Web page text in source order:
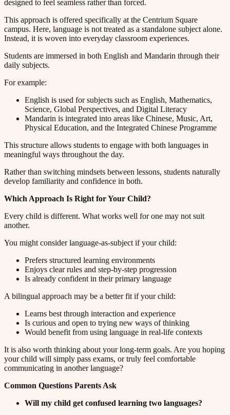
designed to feel seamless rather than forced.​​​​‌ ‍ ​‍​‍‌‍ ‌ ​‍‌‍‍‌‌‍‌ ‌‍‍‌‌‍ ‍​‍​‍​ ‍‍​‍​‍‌ ​ ‌‍​‌‌‍ ‍‌‍‍‌‌ ‌​‌ ‍‌​‍ ‍‌‍‍‌‌‍ ​‍​‍​‍ ​​‍​‍‌‍‍​‌ ​‍‌‍‌‌‌‍‌‍​‍​‍​ ‍‍​‍​‍​‍ ‌ ​ ‌ ‌​‌ ‌‌‌‍‌​‌‍‍‌‌‍ ​‍ ‌‍‍‌‌‍ ‍‌ ‌​‌‍‌‌‌‍ ‍‌ ‌​​‍ ‌‍‌‌‌‍‌​‌‍‍‌‌ ‌​​‍ ‌‍ ‌‌‍ ‌‍‌​‌‍‌‌​ ‌‌ ​​‌ ​‍‌‍‌‌‌ ​ ‌‍‌‌‌‍ ‍‌ ‌​‌‍​‌‌ ‌​‌‍‍‌‌‍ ‌‍ ‍​ ‍ ‌‍‍‌‌‍‌​​ ‌​ ‍​‌‍​‍​ ‌‍‌‍‌​​ ‌​​ ‍‌‌‍‌‌​ ‍‌​‍ ‌​ ​ ​ ‌​‌‍‌​‌‍‌​​‍ ‌​ ‌​​ ​‍​ ​ ​ ‌‍​‍ ‌​ ‍‌​ ​‍‌‍‌​​ ​‌​‍ ‌‌‍‌‌​ ​​‌‍‌‍​ ​‌‌‍‌‌​ ‍‌​ ‌‌​ ‌​‌‍​‍‌‍‌‍‌‍‌​​ ​‌​ ‍ ‌ ‌​‌ ‍‌‌ ​​‌‍‌‌​ ‌‌‍ ‍‌‍‌‌‌ ‌ ‌ ​ ​ ‍ ‌ ​​‌‍​‌‌ ‌​‌‍‍​​ ‌‌‍​ ‌‍ ‌‍ ‍‌ ‌​‌‍‌‌‌‍ ‍‌ ‌​​‍‌‌​ ‌‌‌​​‍‌‌ ‌‍‍ ‌‍‌‌‌ ‍‌​‍‌‌​ ​ ‌​‌​​‍‌‌​ ​ ‌​‌​​‍‌‌​ ​‍​ ​‍​ ​​‌‍​ ‌‍‌​​ ​ ​ ​‌​ ‌ ‌‍‌‍​ ​​​ ‌‌​ ‌‍​ ‍​​ ‍‌​‍‌‌​ ​‍​ ​‍​‍‌‌​ ‌‌‌​‌​​‍ ‍‌‍​ ‌‍‍​‌‍‍‌‌‍ ​‌‍‌​‌ ​‍‌‍‌‌‌‍ ‍​‍‌‌​ ‌‌‌​​‍‌‌ ‌‍‍ ‌‍‌‌‌ ‍‌​‍‌‌​ ​ ‌​‌​​‍‌‌​ ​ ‌​‌​​‍‌‌​ ​‍​ ​‍​ ‍‌​ ​‍‌‍‌‌​ ‍‌‌‍​‍‌‍‌​​ ‍​‌‍​‌‌‍​‍​ ​‍​ ​‌​ ​‍​‍‌‌​ ​‍​ ​‍​‍‌‌​ ‌‌‌​‌​​‍ ‍‌ ‌​‌‍‌‌‌ ‍​‌ ‌​​ ‌‍​‍‌‍​‌‌ ​ ‌‍‌‌‌‌‌‌‌ ​‍‌‍ ​​ ‌​‍‌‌​ ​‍‌​‌‍‌ ​ ‌ ‌​‌ ‌‌‌‍‌​‌‍‍‌‌‍ ​‍‌‍‌‍‍‌‌‍‌​​ ‌​ ‍​‌‍​‍​ ‌‍‌‍‌​​ ‌​​ ‍‌‌‍‌‌​ ‍‌​‍ ‌​ ​ ​ ‌​‌‍‌​‌‍‌​​‍ ‌​ ‌​​ ​‍​ ​ ​ ‌‍​‍ ‌​ ‍‌​ ​‍‌‍‌​​ ​‌​‍ ‌‌‍‌‌​ ​​‌‍‌‍​ ​‌‌‍‌‌​ ‍‌​ ‌‌​ ‌​‌‍​‍‌‍‌‍‌‍‌​​ ​‌​‍‌‍‌ ‌​‌ ‍‌‌ ​​‌‍‌‌​ ‌‌‍ ‍‌‍‌‌‌ ‌ ‌ ​ ​‍‌‍‌ ​​‌‍​‌‌ ‌​‌‍‍​​ ‌‌‍​ ‌‍ ‌‍ ‍‌ ‌​‌‍‌‌‌‍ ‍‌ ‌​​‍‌‌​ ‌‌‌​​‍‌‌ ‌‍‍ ‌‍‌‌‌ ‍‌​‍‌‌​ ​ ‌​‌​​‍‌‌​ ​ ‌​‌​​‍‌‌​ ​‍​ ​‍​ ​​‌‍​ ‌‍‌​​ ​ ​ ​‌​ ‌ ‌‍‌‍​ ​​​ ‌‌​ ‌‍​ ‍​​ ‍‌​‍‌‌​ ​‍​ ​‍​‍‌‌​ ‌‌‌​‌​​‍ ‍‌‍​ ‌‍‍​‌‍‍‌‌‍ ​‌‍‌​‌ ​‍‌‍‌‌‌‍ ‍​‍‌‌​ ‌‌‌​​‍‌‌ ‌‍‍ ‌‍‌‌‌ ‍‌​‍‌‌​ ​ ‌​‌​​‍‌‌​ ​ ‌​‌​​‍‌‌​ ​‍​ ​‍​ ‍‌​ ​‍‌‍‌‌​ ‍‌‌‍​‍‌‍‌​​ ‍​‌‍​‌‌‍​‍​ ​‍​ ​‌​ ​‍​‍‌‌​ ​‍​ ​‍​‍‌‌​ ‌‌‌​‌​​‍ ‍‌ ‌​‌‍‌‌‌ ‍​‌ ‌​​‍‌‍‌ ​​‌‍‌‌‌ ​‍‌ ​ ‌ ​​‌‍‌‌‌‍​ ‌ ‌​‌‍‍‌‌ ‌‍‌‍‌‌​ ‌‌ ​​‌ ‌‌‌‍​‍‌‍ ​‌‍‍‌‌ ​ ‌‍‍​‌‍‌‌‌‍‌​​‍​‍‌ ‌
This approach is offered specifically at the Centrium Square
campus. Here, language is not treated as a standalone subject alone.
Instead, it is woven into everyday classroom experiences.​​​​‌ ‍ ​‍​‍‌‍ ‌ ​‍‌‍‍‌‌‍‌ ‌‍‍‌‌‍ ‍​‍​‍​ ‍‍​‍​‍‌ ​ ‌‍​‌‌‍ ‍‌‍‍‌‌ ‌​‌ ‍‌​‍ ‍‌‍‍‌‌‍ ​‍​‍​‍ ​​‍​‍‌‍‍​‌ ​‍‌‍‌‌‌‍‌‍​‍​‍​ ‍‍​‍​‍​‍ ‌ ​ ‌ ‌​‌ ‌‌‌‍‌​‌‍‍‌‌‍ ​‍ ‌‍‍‌‌‍ ‍‌ ‌​‌‍‌‌‌‍ ‍‌ ‌​​‍ ‌‍‌‌‌‍‌​‌‍‍‌‌ ‌​​‍ ‌‍ ‌‌‍ ‌‍‌​‌‍‌‌​ ‌‌ ​​‌ ​‍‌‍‌‌‌ ​ ‌‍‌‌‌‍ ‍‌ ‌​‌‍​‌‌ ‌​‌‍‍‌‌‍ ‌‍ ‍​ ‍ ‌‍‍‌‌‍‌​​ ‌​ ‍​‌‍​‍​ ‌‍‌‍‌​​ ‌​​ ‍‌‌‍‌‌​ ‍‌​‍ ‌​ ​ ​ ‌​‌‍‌​‌‍‌​​‍ ‌​ ‌​​ ​‍​ ​ ​ ‌‍​‍ ‌​ ‍‌​ ​‍‌‍‌​​ ​‌​‍ ‌‌‍‌‌​ ​​‌‍‌‍​ ​‌‌‍‌‌​ ‍‌​ ‌‌​ ‌​‌‍​‍‌‍‌‍‌‍‌​​ ​‌​ ‍ ‌ ‌​‌ ‍‌‌ ​​‌‍‌‌​ ‌‌‍ ‍‌‍‌‌‌ ‌ ‌ ​ ​ ‍ ‌ ​​‌‍​‌‌ ‌​‌‍‍​​ ‌‌‍​ ‌‍ ‌‍ ‍‌ ‌​‌‍‌‌‌‍ ‍‌ ‌​​‍‌‌​ ‌‌‌​​‍‌‌ ‌‍‍ ‌‍‌‌‌ ‍‌​‍‌‌​ ​ ‌​‌​​‍‌‌​ ​ ‌​‌​​‍‌‌​ ​‍​ ​‍​ ​‌‌‍​‍​ ‌‌‌‍​ ​ ‌‌‌‍‌​​ ‌‌‌‍‌‍​ ‌‌​ ‍​‌‍‌‍​ ​ ​‍‌‌​ ​‍​ ​‍​‍‌‌​ ‌‌‌​‌​​‍ ‍‌‍​ ‌‍‍​‌‍‍‌‌‍ ​‌‍‌​‌ ​‍‌‍‌‌‌‍ ‍​‍‌‌​ ‌‌‌​​‍‌‌ ‌‍‍ ‌‍‌‌‌ ‍‌​‍‌‌​ ​ ‌​‌​​‍‌‌​ ​ ‌​‌​​‍‌‌​ ​‍​ ​‍​ ‌‍‌‍‌‍​ ‌‍​ ​ ​ ‌‌‌‍​‌‌‍​‌​ ​ ​ ​‌‌‍​‌​ ‍​​ ‌‌​‍‌‌​ ​‍​ ​‍​‍‌‌​ ‌‌‌​‌​​‍ ‍‌ ‌​‌‍‌‌‌ ‍​‌ ‌​​ ‌‍​‍‌‍​‌‌ ​ ‌‍‌‌‌‌‌‌‌ ​‍‌‍ ​​ ‌​‍‌‌​ ​‍‌​‌‍‌ ​ ‌ ‌​‌ ‌‌‌‍‌​‌‍‍‌‌‍ ​‍‌‍‌‍‍‌‌‍‌​​ ‌​ ‍​‌‍​‍​ ‌‍‌‍‌​​ ‌​​ ‍‌‌‍‌‌​ ‍‌​‍ ‌​ ​ ​ ‌​‌‍‌​‌‍‌​​‍ ‌​ ‌​​ ​‍​ ​ ​ ‌‍​‍ ‌​ ‍‌​ ​‍‌‍‌​​ ​‌​‍ ‌‌‍‌‌​ ​​‌‍‌‍​ ​‌‌‍‌‌​ ‍‌​ ‌‌​ ‌​‌‍​‍‌‍‌‍‌‍‌​​ ​‌​‍‌‍‌ ‌​‌ ‍‌‌ ​​‌‍‌‌​ ‌‌‍ ‍‌‍‌‌‌ ‌ ‌ ​ ​‍‌‍‌ ​​‌‍​‌‌ ‌​‌‍‍​​ ‌‌‍​ ‌‍ ‌‍ ‍‌ ‌​‌‍‌‌‌‍ ‍‌ ‌​​‍‌‌​ ‌‌‌​​‍‌‌ ‌‍‍ ‌‍‌‌‌ ‍‌​‍‌‌​ ​ ‌​‌​​‍‌‌​ ​ ‌​‌​​‍‌‌​ ​‍​ ​‍​ ​‌‌‍​‍​ ‌‌‌‍​ ​ ‌‌‌‍‌​​ ‌‌‌‍‌‍​ ‌‌​ ‍​‌‍‌‍​ ​ ​‍‌‌​ ​‍​ ​‍​‍‌‌​ ‌‌‌​‌​​‍ ‍‌‍​ ‌‍‍​‌‍‍‌‌‍ ​‌‍‌​‌ ​‍‌‍‌‌‌‍ ‍​‍‌‌​ ‌‌‌​​‍‌‌ ‌‍‍ ‌‍‌‌‌ ‍‌​‍‌‌​ ​ ‌​‌​​‍‌‌​ ​ ‌​‌​​‍‌‌​ ​‍​ ​‍​ ‌‍‌‍‌‍​ ‌‍​ ​ ​ ‌‌‌‍​‌‌‍​‌​ ​ ​ ​‌‌‍​‌​ ‍​​ ‌‌​‍‌‌​ ​‍​ ​‍​‍‌‌​ ‌‌‌​‌​​‍ ‍‌ ‌​‌‍‌‌‌ ‍​‌ ‌​​‍‌‍‌ ​​‌‍‌‌‌ ​‍‌ ​ ‌ ​​‌‍‌‌‌‍​ ‌ ‌​‌‍‍‌‌ ‌‍‌‍‌‌​ ‌‌ ​​‌ ‌‌‌‍​‍‌‍ ​‌‍‍‌‌ ​ ‌‍‍​‌‍‌‌‌‍‌​​‍​‍‌ ‌
Students are immersed in both English and Mandarin through their
daily subjects.​​​​‌ ‍ ​‍​‍‌‍ ‌ ​‍‌‍‍‌‌‍‌ ‌‍‍‌‌‍ ‍​‍​‍​ ‍‍​‍​‍‌ ​ ‌‍​‌‌‍ ‍‌‍‍‌‌ ‌​‌ ‍‌​‍ ‍‌‍‍‌‌‍ ​‍​‍​‍ ​​‍​‍‌‍‍​‌ ​‍‌‍‌‌‌‍‌‍​‍​‍​ ‍‍​‍​‍​‍ ‌ ​ ‌ ‌​‌ ‌‌‌‍‌​‌‍‍‌‌‍ ​‍ ‌‍‍‌‌‍ ‍‌ ‌​‌‍‌‌‌‍ ‍‌ ‌​​‍ ‌‍‌‌‌‍‌​‌‍‍‌‌ ‌​​‍ ‌‍ ‌‌‍ ‌‍‌​‌‍‌‌​ ‌‌ ​​‌ ​‍‌‍‌‌‌ ​ ‌‍‌‌‌‍ ‍‌ ‌​‌‍​‌‌ ‌​‌‍‍‌‌‍ ‌‍ ‍​ ‍ ‌‍‍‌‌‍‌​​ ‌​ ‍​‌‍​‍​ ‌‍‌‍‌​​ ‌​​ ‍‌‌‍‌‌​ ‍‌​‍ ‌​ ​ ​ ‌​‌‍‌​‌‍‌​​‍ ‌​ ‌​​ ​‍​ ​ ​ ‌‍​‍ ‌​ ‍‌​ ​‍‌‍‌​​ ​‌​‍ ‌‌‍‌‌​ ​​‌‍‌‍​ ​‌‌‍‌‌​ ‍‌​ ‌‌​ ‌​‌‍​‍‌‍‌‍‌‍‌​​ ​‌​ ‍ ‌ ‌​‌ ‍‌‌ ​​‌‍‌‌​ ‌‌‍ ‍‌‍‌‌‌ ‌ ‌ ​ ​ ‍ ‌ ​​‌‍​‌‌ ‌​‌‍‍​​ ‌‌‍​ ‌‍ ‌‍ ‍‌ ‌​‌‍‌‌‌‍ ‍‌ ‌​​‍‌‌​ ‌‌‌​​‍‌‌ ‌‍‍ ‌‍‌‌‌ ‍‌​‍‌‌​ ​ ‌​‌​​‍‌‌​ ​ ‌​‌​​‍‌‌​ ​‍​ ​‍​ ‍‌‌‍‌‍​ ​ ​ ‌​​ ‌ ​ ‌​‌‍‌​‌‍‌‌​ ​‌‌‍‌‌​ ‌‌‌‍​‌​‍‌‌​ ​‍​ ​‍​‍‌‌​ ‌‌‌​‌​​‍ ‍‌‍​ ‌‍‍​‌‍‍‌‌‍ ​‌‍‌​‌ ​‍‌‍‌‌‌‍ ‍​‍‌‌​ ‌‌‌​​‍‌‌ ‌‍‍ ‌‍‌‌‌ ‍‌​‍‌‌​ ​ ‌​‌​​‍‌‌​ ​ ‌​‌​​‍‌‌​ ​‍​ ​‍‌‍​‍​ ​​‌‍‌‌​ ​‍​ ‍​‌‍​ ‌‍‌​​ ‌‍​ ​​​ ‌ ‌‍‌‌‌‍‌‍​‍‌‌​ ​‍​ ​‍​‍‌‌​ ‌‌‌​‌​​‍ ‍‌ ‌​‌‍‌‌‌ ‍​‌ ‌​​ ‌‍​‍‌‍​‌‌ ​ ‌‍‌‌‌‌‌‌‌ ​‍‌‍ ​​ ‌​‍‌‌​ ​‍‌​‌‍‌ ​ ‌ ‌​‌ ‌‌‌‍‌​‌‍‍‌‌‍ ​‍‌‍‌‍‍‌‌‍‌​​ ‌​ ‍​‌‍​‍​ ‌‍‌‍‌​​ ‌​​ ‍‌‌‍‌‌​ ‍‌​‍ ‌​ ​ ​ ‌​‌‍‌​‌‍‌​​‍ ‌​ ‌​​ ​‍​ ​ ​ ‌‍​‍ ‌​ ‍‌​ ​‍‌‍‌​​ ​‌​‍ ‌‌‍‌‌​ ​​‌‍‌‍​ ​‌‌‍‌‌​ ‍‌​ ‌‌​ ‌​‌‍​‍‌‍‌‍‌‍‌​​ ​‌​‍‌‍‌ ‌​‌ ‍‌‌ ​​‌‍‌‌​ ‌‌‍ ‍‌‍‌‌‌ ‌ ‌ ​ ​‍‌‍‌ ​​‌‍​‌‌ ‌​‌‍‍​​ ‌‌‍​ ‌‍ ‌‍ ‍‌ ‌​‌‍‌‌‌‍ ‍‌ ‌​​‍‌‌​ ‌‌‌​​‍‌‌ ‌‍‍ ‌‍‌‌‌ ‍‌​‍‌‌​ ​ ‌​‌​​‍‌‌​ ​ ‌​‌​​‍‌‌​ ​‍​ ​‍​ ‍‌‌‍‌‍​ ​ ​ ‌​​ ‌ ​ ‌​‌‍‌​‌‍‌‌​ ​‌‌‍‌‌​ ‌‌‌‍​‌​‍‌‌​ ​‍​ ​‍​‍‌‌​ ‌‌‌​‌​​‍ ‍‌‍​ ‌‍‍​‌‍‍‌‌‍ ​‌‍‌​‌ ​‍‌‍‌‌‌‍ ‍​‍‌‌​ ‌‌‌​​‍‌‌ ‌‍‍ ‌‍‌‌‌ ‍‌​‍‌‌​ ​ ‌​‌​​‍‌‌​ ​ ‌​‌​​‍‌‌​ ​‍​ ​‍‌‍​‍​ ​​‌‍‌‌​ ​‍​ ‍​‌‍​ ‌‍‌​​ ‌‍​ ​​​ ‌ ‌‍‌‌‌‍‌‍​‍‌‌​ ​‍​ ​‍​‍‌‌​ ‌‌‌​‌​​‍ ‍‌ ‌​‌‍‌‌‌ ‍​‌ ‌​​‍‌‍‌ ​​‌‍‌‌‌ ​‍‌ ​ ‌ ​​‌‍‌‌‌‍​ ‌ ‌​‌‍‍‌‌ ‌‍‌‍‌‌​ ‌‌ ​​‌ ‌‌‌‍​‍‌‍ ​‌‍‍‌‌ ​ ‌‍‍​‌‍‌‌‌‍‌​​‍​‍‌ ‌
For example:​​​​‌ ‍ ​‍​‍‌‍ ‌ ​‍‌‍‍‌‌‍‌ ‌‍‍‌‌‍ ‍​‍​‍​ ‍‍​‍​‍‌ ​ ‌‍​‌‌‍ ‍‌‍‍‌‌ ‌​‌ ‍‌​‍ ‍‌‍‍‌‌‍ ​‍​‍​‍ ​​‍​‍‌‍‍​‌ ​‍‌‍‌‌‌‍‌‍​‍​‍​ ‍‍​‍​‍​‍ ‌ ​ ‌ ‌​‌ ‌‌‌‍‌​‌‍‍‌‌‍ ​‍ ‌‍‍‌‌‍ ‍‌ ‌​‌‍‌‌‌‍ ‍‌ ‌​​‍ ‌‍‌‌‌‍‌​‌‍‍‌‌ ‌​​‍ ‌‍ ‌‌‍ ‌‍‌​‌‍‌‌​ ‌‌ ​​‌ ​‍‌‍‌‌‌ ​ ‌‍‌‌‌‍ ‍‌ ‌​‌‍​‌‌ ‌​‌‍‍‌‌‍ ‌‍ ‍​ ‍ ‌‍‍‌‌‍‌​​ ‌​ ‍​‌‍​‍​ ‌‍‌‍‌​​ ‌​​ ‍‌‌‍‌‌​ ‍‌​‍ ‌​ ​ ​ ‌​‌‍‌​‌‍‌​​‍ ‌​ ‌​​ ​‍​ ​ ​ ‌‍​‍ ‌​ ‍‌​ ​‍‌‍‌​​ ​‌​‍ ‌‌‍‌‌​ ​​‌‍‌‍​ ​‌‌‍‌‌​ ‍‌​ ‌‌​ ‌​‌‍​‍‌‍‌‍‌‍‌​​ ​‌​ ‍ ‌ ‌​‌ ‍‌‌ ​​‌‍‌‌​ ‌‌‍ ‍‌‍‌‌‌ ‌ ‌ ​ ​ ‍ ‌ ​​‌‍​‌‌ ‌​‌‍‍​​ ‌‌‍​ ‌‍ ‌‍ ‍‌ ‌​‌‍‌‌‌‍ ‍‌ ‌​​‍‌‌​ ‌‌‌​​‍‌‌ ‌‍‍ ‌‍‌‌‌ ‍‌​‍‌‌​ ​ ‌​‌​​‍‌‌​ ​ ‌​‌​​‍‌‌​ ​‍​ ​‍​ ​‌​ ​‍‌‍​‌​ ‍‌‌‍​ ‌‍‌‌​ ‌​​ ‌‌​ ​‍​ ​​​ ‌‌‌‍​‍​‍‌‌​ ​‍​ ​‍​‍‌‌​ ‌‌‌​‌​​‍ ‍‌‍​ ‌‍‍​‌‍‍‌‌‍ ​‌‍‌​‌ ​‍‌‍‌‌‌‍ ‍​‍‌‌​ ‌‌‌​​‍‌‌ ‌‍‍ ‌‍‌‌‌ ‍‌​‍‌‌​ ​ ‌​‌​​‍‌‌​ ​ ‌​‌​​‍‌‌​ ​‍​ ​‍​ ​​​ ​‍​ ‌‌‌‍​‍​ ​‍‌‍‌‍​ ‌‍​ ​​​ ​‌​ ‍​​ ‌‍‌‍​ ​‍‌‌​ ​‍​ ​‍​‍‌‌​ ‌‌‌​‌​​‍ ‍‌ ‌​‌‍‌‌‌ ‍​‌ ‌​​ ‌‍​‍‌‍​‌‌ ​ ‌‍‌‌‌‌‌‌‌ ​‍‌‍ ​​ ‌​‍‌‌​ ​‍‌​‌‍‌ ​ ‌ ‌​‌ ‌‌‌‍‌​‌‍‍‌‌‍ ​‍‌‍‌‍‍‌‌‍‌​​ ‌​ ‍​‌‍​‍​ ‌‍‌‍‌​​ ‌​​ ‍‌‌‍‌‌​ ‍‌​‍ ‌​ ​ ​ ‌​‌‍‌​‌‍‌​​‍ ‌​ ‌​​ ​‍​ ​ ​ ‌‍​‍ ‌​ ‍‌​ ​‍‌‍‌​​ ​‌​‍ ‌‌‍‌‌​ ​​‌‍‌‍​ ​‌‌‍‌‌​ ‍‌​ ‌‌​ ‌​‌‍​‍‌‍‌‍‌‍‌​​ ​‌​‍‌‍‌ ‌​‌ ‍‌‌ ​​‌‍‌‌​ ‌‌‍ ‍‌‍‌‌‌ ‌ ‌ ​ ​‍‌‍‌ ​​‌‍​‌‌ ‌​‌‍‍​​ ‌‌‍​ ‌‍ ‌‍ ‍‌ ‌​‌‍‌‌‌‍ ‍‌ ‌​​‍‌‌​ ‌‌‌​​‍‌‌ ‌‍‍ ‌‍‌‌‌ ‍‌​‍‌‌​ ​ ‌​‌​​‍‌‌​ ​ ‌​‌​​‍‌‌​ ​‍​ ​‍​ ​‌​ ​‍‌‍​‌​ ‍‌‌‍​ ‌‍‌‌​ ‌​​ ‌‌​ ​‍​ ​​​ ‌‌‌‍​‍​‍‌‌​ ​‍​ ​‍​‍‌‌​ ‌‌‌​‌​​‍ ‍‌‍​ ‌‍‍​‌‍‍‌‌‍ ​‌‍‌​‌ ​‍‌‍‌‌‌‍ ‍​‍‌‌​ ‌‌‌​​‍‌‌ ‌‍‍ ‌‍‌‌‌ ‍‌​‍‌‌​ ​ ‌​‌​​‍‌‌​ ​ ‌​‌​​‍‌‌​ ​‍​ ​‍​ ​​​ ​‍​ ‌‌‌‍​‍​ ​‍‌‍‌‍​ ‌‍​ ​​​ ​‌​ ‍​​ ‌‍‌‍​ ​‍‌‌​ ​‍​ ​‍​‍‌‌​ ‌‌‌​‌​​‍ ‍‌ ‌​‌‍‌‌‌ ‍​‌ ‌​​‍‌‍‌ ​​‌‍‌‌‌ ​‍‌ ​ ‌ ​​‌‍‌‌‌‍​ ‌ ‌​‌‍‍‌‌ ‌‍‌‍‌‌​ ‌‌ ​​‌ ‌‌‌‍​‍‌‍ ​‌‍‍‌‌ ​ ‌‍‍​‌‍‌‌‌‍‌​​‍​‍‌ ‌
English is used for subjects such as English, Mathematics,
Science, Global Perspectives, and Digital Literacy​​​​‌ ‍ ​‍​‍‌‍ ‌ ​‍‌‍‍‌‌‍‌ ‌‍‍‌‌‍ ‍​‍​‍​ ‍‍​‍​‍‌ ​ ‌‍​‌‌‍ ‍‌‍‍‌‌ ‌​‌ ‍‌​‍ ‍‌‍‍‌‌‍ ​‍​‍​‍ ​​‍​‍‌‍‍​‌ ​‍‌‍‌‌‌‍‌‍​‍​‍​ ‍‍​‍​‍​‍ ‌ ​ ‌ ‌​‌ ‌‌‌‍‌​‌‍‍‌‌‍ ​‍ ‌‍‍‌‌‍ ‍‌ ‌​‌‍‌‌‌‍ ‍‌ ‌​​‍ ‌‍‌‌‌‍‌​‌‍‍‌‌ ‌​​‍ ‌‍ ‌‌‍ ‌‍‌​‌‍‌‌​ ‌‌ ​​‌ ​‍‌‍‌‌‌ ​ ‌‍‌‌‌‍ ‍‌ ‌​‌‍​‌‌ ‌​‌‍‍‌‌‍ ‌‍ ‍​ ‍ ‌‍‍‌‌‍‌​​ ‌​ ‍​‌‍​‍​ ‌‍‌‍‌​​ ‌​​ ‍‌‌‍‌‌​ ‍‌​‍ ‌​ ​ ​ ‌​‌‍‌​‌‍‌​​‍ ‌​ ‌​​ ​‍​ ​ ​ ‌‍​‍ ‌​ ‍‌​ ​‍‌‍‌​​ ​‌​‍ ‌‌‍‌‌​ ​​‌‍‌‍​ ​‌‌‍‌‌​ ‍‌​ ‌‌​ ‌​‌‍​‍‌‍‌‍‌‍‌​​ ​‌​ ‍ ‌ ‌​‌ ‍‌‌ ​​‌‍‌‌​ ‌‌‍ ‍‌‍‌‌‌ ‌ ‌ ​ ​ ‍ ‌ ​​‌‍​‌‌ ‌​‌‍‍​​ ‌‌‍​ ‌‍ ‌‍ ‍‌ ‌​‌‍‌‌‌‍ ‍‌ ‌​​‍‌‌​ ‌‌‌​​‍‌‌ ‌‍‍ ‌‍‌‌‌ ‍‌​‍‌‌​ ​ ‌​‌​​‍‌‌​ ​ ‌​‌​​‍‌‌​ ​‍​ ​‍‌‍​‍‌‍‌​‌‍​‌‌‍​ ​ ​​​ ‌‍​ ‌ ‌‍‌‍‌‍‌​​ ‍‌​ ​‍​ ​ ​‍‌‌​ ​‍​ ​‍​‍‌‌​ ‌‌‌​‌​​‍ ‍‌‍​ ‌‍‍​‌‍‍‌‌‍ ​‌‍‌​‌ ​‍‌‍‌‌‌‍ ‍​‍‌‌​ ‌‌‌​​‍‌‌ ‌‍‍ ‌‍‌‌‌ ‍‌​‍‌‌​ ​ ‌​‌​​‍‌‌​ ​ ‌​‌​​‍‌‌​ ​‍​ ​‍‌‍​ ​ ‌​​ ‌​​ ​‌​ ‌‌‌‍​ ​ ​​‌‍​ ​ ‌‌‌‍​‍‌‍‌‍​ ​ ​‍‌‌​ ​‍​ ​‍​‍‌‌​ ‌‌‌​‌​​‍ ‍‌ ‌​‌‍‌‌‌ ‍​‌ ‌​​ ‌‍​‍‌‍​‌‌ ​ ‌‍‌‌‌‌‌‌‌ ​‍‌‍ ​​ ‌​‍‌‌​ ​‍‌​‌‍‌ ​ ‌ ‌​‌ ‌‌‌‍‌​‌‍‍‌‌‍ ​‍‌‍‌‍‍‌‌‍‌​​ ‌​ ‍​‌‍​‍​ ‌‍‌‍‌​​ ‌​​ ‍‌‌‍‌‌​ ‍‌​‍ ‌​ ​ ​ ‌​‌‍‌​‌‍‌​​‍ ‌​ ‌​​ ​‍​ ​ ​ ‌‍​‍ ‌​ ‍‌​ ​‍‌‍‌​​ ​‌​‍ ‌‌‍‌‌​ ​​‌‍‌‍​ ​‌‌‍‌‌​ ‍‌​ ‌‌​ ‌​‌‍​‍‌‍‌‍‌‍‌​​ ​‌​‍‌‍‌ ‌​‌ ‍‌‌ ​​‌‍‌‌​ ‌‌‍ ‍‌‍‌‌‌ ‌ ‌ ​ ​‍‌‍‌ ​​‌‍​‌‌ ‌​‌‍‍​​ ‌‌‍​ ‌‍ ‌‍ ‍‌ ‌​‌‍‌‌‌‍ ‍‌ ‌​​‍‌‌​ ‌‌‌​​‍‌‌ ‌‍‍ ‌‍‌‌‌ ‍‌​‍‌‌​ ​ ‌​‌​​‍‌‌​ ​ ‌​‌​​‍‌‌​ ​‍​ ​‍‌‍​‍‌‍‌​‌‍​‌‌‍​ ​ ​​​ ‌‍​ ‌ ‌‍‌‍‌‍‌​​ ‍‌​ ​‍​ ​ ​‍‌‌​ ​‍​ ​‍​‍‌‌​ ‌‌‌​‌​​‍ ‍‌‍​ ‌‍‍​‌‍‍‌‌‍ ​‌‍‌​‌ ​‍‌‍‌‌‌‍ ‍​‍‌‌​ ‌‌‌​​‍‌‌ ‌‍‍ ‌‍‌‌‌ ‍‌​‍‌‌​ ​ ‌​‌​​‍‌‌​ ​ ‌​‌​​‍‌‌​ ​‍​ ​‍‌‍​ ​ ‌​​ ‌​​ ​‌​ ‌‌‌‍​ ​ ​​‌‍​ ​ ‌‌‌‍​‍‌‍‌‍​ ​ ​‍‌‌​ ​‍​ ​‍​‍‌‌​ ‌‌‌​‌​​‍ ‍‌ ‌​‌‍‌‌‌ ‍​‌ ‌​​‍‌‍‌ ​​‌‍‌‌‌ ​‍‌ ​ ‌ ​​‌‍‌‌‌‍​ ‌ ‌​‌‍‍‌‌ ‌‍‌‍‌‌​ ‌‌ ​​‌ ‌‌‌‍​‍‌‍ ​‌‍‍‌‌ ​ ‌‍‍​‌‍‌‌‌‍‌​​‍​‍‌ ‌
Mandarin is integrated into areas like Chinese, Music, Art,
Physical Education, and the Integrated Chinese Programme​​​​‌ ‍ ​‍​‍‌‍ ‌ ​‍‌‍‍‌‌‍‌ ‌‍‍‌‌‍ ‍​‍​‍​ ‍‍​‍​‍‌ ​ ‌‍​‌‌‍ ‍‌‍‍‌‌ ‌​‌ ‍‌​‍ ‍‌‍‍‌‌‍ ​‍​‍​‍ ​​‍​‍‌‍‍​‌ ​‍‌‍‌‌‌‍‌‍​‍​‍​ ‍‍​‍​‍​‍ ‌ ​ ‌ ‌​‌ ‌‌‌‍‌​‌‍‍‌‌‍ ​‍ ‌‍‍‌‌‍ ‍‌ ‌​‌‍‌‌‌‍ ‍‌ ‌​​‍ ‌‍‌‌‌‍‌​‌‍‍‌‌ ‌​​‍ ‌‍ ‌‌‍ ‌‍‌​‌‍‌‌​ ‌‌ ​​‌ ​‍‌‍‌‌‌ ​ ‌‍‌‌‌‍ ‍‌ ‌​‌‍​‌‌ ‌​‌‍‍‌‌‍ ‌‍ ‍​ ‍ ‌‍‍‌‌‍‌​​ ‌​ ‍​‌‍​‍​ ‌‍‌‍‌​​ ‌​​ ‍‌‌‍‌‌​ ‍‌​‍ ‌​ ​ ​ ‌​‌‍‌​‌‍‌​​‍ ‌​ ‌​​ ​‍​ ​ ​ ‌‍​‍ ‌​ ‍‌​ ​‍‌‍‌​​ ​‌​‍ ‌‌‍‌‌​ ​​‌‍‌‍​ ​‌‌‍‌‌​ ‍‌​ ‌‌​ ‌​‌‍​‍‌‍‌‍‌‍‌​​ ​‌​ ‍ ‌ ‌​‌ ‍‌‌ ​​‌‍‌‌​ ‌‌‍ ‍‌‍‌‌‌ ‌ ‌ ​ ​ ‍ ‌ ​​‌‍​‌‌ ‌​‌‍‍​​ ‌‌‍​ ‌‍ ‌‍ ‍‌ ‌​‌‍‌‌‌‍ ‍‌ ‌​​‍‌‌​ ‌‌‌​​‍‌‌ ‌‍‍ ‌‍‌‌‌ ‍‌​‍‌‌​ ​ ‌​‌​​‍‌‌​ ​ ‌​‌​​‍‌‌​ ​‍​ ​‍​ ‌​​ ‍‌​ ​‌​ ​‌​ ​‌‌‍​ ​ ‌​​ ​ ‌‍​‍‌‍‌‍‌‍​ ‌‍‌‍​‍‌‌​ ​‍​ ​‍​‍‌‌​ ‌‌‌​‌​​‍ ‍‌‍​ ‌‍‍​‌‍‍‌‌‍ ​‌‍‌​‌ ​‍‌‍‌‌‌‍ ‍​‍‌‌​ ‌‌‌​​‍‌‌ ‌‍‍ ‌‍‌‌‌ ‍‌​‍‌‌​ ​ ‌​‌​​‍‌‌​ ​ ‌​‌​​‍‌‌​ ​‍​ ​‍​ ‌​​ ‌‍​ ​‌‌‍​‍​ ​ ‌‍‌‌​ ‌‌​ ​‍​ ​‍​ ‌‌​ ‍​‌‍​ ​‍‌‌​ ​‍​ ​‍​‍‌‌​ ‌‌‌​‌​​‍ ‍‌ ‌​‌‍‌‌‌ ‍​‌ ‌​​ ‌‍​‍‌‍​‌‌ ​ ‌‍‌‌‌‌‌‌‌ ​‍‌‍ ​​ ‌​‍‌‌​ ​‍‌​‌‍‌ ​ ‌ ‌​‌ ‌‌‌‍‌​‌‍‍‌‌‍ ​‍‌‍‌‍‍‌‌‍‌​​ ‌​ ‍​‌‍​‍​ ‌‍‌‍‌​​ ‌​​ ‍‌‌‍‌‌​ ‍‌​‍ ‌​ ​ ​ ‌​‌‍‌​‌‍‌​​‍ ‌​ ‌​​ ​‍​ ​ ​ ‌‍​‍ ‌​ ‍‌​ ​‍‌‍‌​​ ​‌​‍ ‌‌‍‌‌​ ​​‌‍‌‍​ ​‌‌‍‌‌​ ‍‌​ ‌‌​ ‌​‌‍​‍‌‍‌‍‌‍‌​​ ​‌​‍‌‍‌ ‌​‌ ‍‌‌ ​​‌‍‌‌​ ‌‌‍ ‍‌‍‌‌‌ ‌ ‌ ​ ​‍‌‍‌ ​​‌‍​‌‌ ‌​‌‍‍​​ ‌‌‍​ ‌‍ ‌‍ ‍‌ ‌​‌‍‌‌‌‍ ‍‌ ‌​​‍‌‌​ ‌‌‌​​‍‌‌ ‌‍‍ ‌‍‌‌‌ ‍‌​‍‌‌​ ​ ‌​‌​​‍‌‌​ ​ ‌​‌​​‍‌‌​ ​‍​ ​‍​ ‌​​ ‍‌​ ​‌​ ​‌​ ​‌‌‍​ ​ ‌​​ ​ ‌‍​‍‌‍‌‍‌‍​ ‌‍‌‍​‍‌‌​ ​‍​ ​‍​‍‌‌​ ‌‌‌​‌​​‍ ‍‌‍​ ‌‍‍​‌‍‍‌‌‍ ​‌‍‌​‌ ​‍‌‍‌‌‌‍ ‍​‍‌‌​ ‌‌‌​​‍‌‌ ‌‍‍ ‌‍‌‌‌ ‍‌​‍‌‌​ ​ ‌​‌​​‍‌‌​ ​ ‌​‌​​‍‌‌​ ​‍​ ​‍​ ‌​​ ‌‍​ ​‌‌‍​‍​ ​ ‌‍‌‌​ ‌‌​ ​‍​ ​‍​ ‌‌​ ‍​‌‍​ ​‍‌‌​ ​‍​ ​‍​‍‌‌​ ‌‌‌​‌​​‍ ‍‌ ‌​‌‍‌‌‌ ‍​‌ ‌​​‍‌‍‌ ​​‌‍‌‌‌ ​‍‌ ​ ‌ ​​‌‍‌‌‌‍​ ‌ ‌​‌‍‍‌‌ ‌‍‌‍‌‌​ ‌‌ ​​‌ ‌‌‌‍​‍‌‍ ​‌‍‍‌‌ ​ ‌‍‍​‌‍‌‌‌‍‌​​‍​‍‌ ‌
This structure allows students to engage with both languages in
meaningful ways throughout the day.​​​​‌ ‍ ​‍​‍‌‍ ‌ ​‍‌‍‍‌‌‍‌ ‌‍‍‌‌‍ ‍​‍​‍​ ‍‍​‍​‍‌ ​ ‌‍​‌‌‍ ‍‌‍‍‌‌ ‌​‌ ‍‌​‍ ‍‌‍‍‌‌‍ ​‍​‍​‍ ​​‍​‍‌‍‍​‌ ​‍‌‍‌‌‌‍‌‍​‍​‍​ ‍‍​‍​‍​‍ ‌ ​ ‌ ‌​‌ ‌‌‌‍‌​‌‍‍‌‌‍ ​‍ ‌‍‍‌‌‍ ‍‌ ‌​‌‍‌‌‌‍ ‍‌ ‌​​‍ ‌‍‌‌‌‍‌​‌‍‍‌‌ ‌​​‍ ‌‍ ‌‌‍ ‌‍‌​‌‍‌‌​ ‌‌ ​​‌ ​‍‌‍‌‌‌ ​ ‌‍‌‌‌‍ ‍‌ ‌​‌‍​‌‌ ‌​‌‍‍‌‌‍ ‌‍ ‍​ ‍ ‌‍‍‌‌‍‌​​ ‌​ ‍​‌‍​‍​ ‌‍‌‍‌​​ ‌​​ ‍‌‌‍‌‌​ ‍‌​‍ ‌​ ​ ​ ‌​‌‍‌​‌‍‌​​‍ ‌​ ‌​​ ​‍​ ​ ​ ‌‍​‍ ‌​ ‍‌​ ​‍‌‍‌​​ ​‌​‍ ‌‌‍‌‌​ ​​‌‍‌‍​ ​‌‌‍‌‌​ ‍‌​ ‌‌​ ‌​‌‍​‍‌‍‌‍‌‍‌​​ ​‌​ ‍ ‌ ‌​‌ ‍‌‌ ​​‌‍‌‌​ ‌‌‍ ‍‌‍‌‌‌ ‌ ‌ ​ ​ ‍ ‌ ​​‌‍​‌‌ ‌​‌‍‍​​ ‌‌‍​ ‌‍ ‌‍ ‍‌ ‌​‌‍‌‌‌‍ ‍‌ ‌​​‍‌‌​ ‌‌‌​​‍‌‌ ‌‍‍ ‌‍‌‌‌ ‍‌​‍‌‌​ ​ ‌​‌​​‍‌‌​ ​ ‌​‌​​‍‌‌​ ​‍​ ​‍​ ​​​ ​‌​ ​‌​ ‌‌​ ‍‌​ ​‍‌‍‌‍​ ​​‌‍​ ​ ‌‍​ ​‌​ ‌ ​‍‌‌​ ​‍​ ​‍​‍‌‌​ ‌‌‌​‌​​‍ ‍‌‍​ ‌‍‍​‌‍‍‌‌‍ ​‌‍‌​‌ ​‍‌‍‌‌‌‍ ‍​‍‌‌​ ‌‌‌​​‍‌‌ ‌‍‍ ‌‍‌‌‌ ‍‌​‍‌‌​ ​ ‌​‌​​‍‌‌​ ​ ‌​‌​​‍‌‌​ ​‍​ ​‍​ ‌‌‌‍​‌​ ‌‌​ ‍​​ ​​​ ‍​​ ​‍‌‍​ ​ ‌​‌‍‌​​ ‌ ​ ‍​​‍‌‌​ ​‍​ ​‍​‍‌‌​ ‌‌‌​‌​​‍ ‍‌ ‌​‌‍‌‌‌ ‍​‌ ‌​​ ‌‍​‍‌‍​‌‌ ​ ‌‍‌‌‌‌‌‌‌ ​‍‌‍ ​​ ‌​‍‌‌​ ​‍‌​‌‍‌ ​ ‌ ‌​‌ ‌‌‌‍‌​‌‍‍‌‌‍ ​‍‌‍‌‍‍‌‌‍‌​​ ‌​ ‍​‌‍​‍​ ‌‍‌‍‌​​ ‌​​ ‍‌‌‍‌‌​ ‍‌​‍ ‌​ ​ ​ ‌​‌‍‌​‌‍‌​​‍ ‌​ ‌​​ ​‍​ ​ ​ ‌‍​‍ ‌​ ‍‌​ ​‍‌‍‌​​ ​‌​‍ ‌‌‍‌‌​ ​​‌‍‌‍​ ​‌‌‍‌‌​ ‍‌​ ‌‌​ ‌​‌‍​‍‌‍‌‍‌‍‌​​ ​‌​‍‌‍‌ ‌​‌ ‍‌‌ ​​‌‍‌‌​ ‌‌‍ ‍‌‍‌‌‌ ‌ ‌ ​ ​‍‌‍‌ ​​‌‍​‌‌ ‌​‌‍‍​​ ‌‌‍​ ‌‍ ‌‍ ‍‌ ‌​‌‍‌‌‌‍ ‍‌ ‌​​‍‌‌​ ‌‌‌​​‍‌‌ ‌‍‍ ‌‍‌‌‌ ‍‌​‍‌‌​ ​ ‌​‌​​‍‌‌​ ​ ‌​‌​​‍‌‌​ ​‍​ ​‍​ ​​​ ​‌​ ​‌​ ‌‌​ ‍‌​ ​‍‌‍‌‍​ ​​‌‍​ ​ ‌‍​ ​‌​ ‌ ​‍‌‌​ ​‍​ ​‍​‍‌‌​ ‌‌‌​‌​​‍ ‍‌‍​ ‌‍‍​‌‍‍‌‌‍ ​‌‍‌​‌ ​‍‌‍‌‌‌‍ ‍​‍‌‌​ ‌‌‌​​‍‌‌ ‌‍‍ ‌‍‌‌‌ ‍‌​‍‌‌​ ​ ‌​‌​​‍‌‌​ ​ ‌​‌​​‍‌‌​ ​‍​ ​‍​ ‌‌‌‍​‌​ ‌‌​ ‍​​ ​​​ ‍​​ ​‍‌‍​ ​ ‌​‌‍‌​​ ‌ ​ ‍​​‍‌‌​ ​‍​ ​‍​‍‌‌​ ‌‌‌​‌​​‍ ‍‌ ‌​‌‍‌‌‌ ‍​‌ ‌​​‍‌‍‌ ​​‌‍‌‌‌ ​‍‌ ​ ‌ ​​‌‍‌‌‌‍​ ‌ ‌​‌‍‍‌‌ ‌‍‌‍‌‌​ ‌‌ ​​‌ ‌‌‌‍​‍‌‍ ​‌‍‍‌‌ ​ ‌‍‍​‌‍‌‌‌‍‌​​‍​‍‌ ‌
Rather than switching mindsets between lessons, students naturally
develop familiarity and confidence in both.​​​​‌ ‍ ​‍​‍‌‍ ‌ ​‍‌‍‍‌‌‍‌ ‌‍‍‌‌‍ ‍​‍​‍​ ‍‍​‍​‍‌ ​ ‌‍​‌‌‍ ‍‌‍‍‌‌ ‌​‌ ‍‌​‍ ‍‌‍‍‌‌‍ ​‍​‍​‍ ​​‍​‍‌‍‍​‌ ​‍‌‍‌‌‌‍‌‍​‍​‍​ ‍‍​‍​‍​‍ ‌ ​ ‌ ‌​‌ ‌‌‌‍‌​‌‍‍‌‌‍ ​‍ ‌‍‍‌‌‍ ‍‌ ‌​‌‍‌‌‌‍ ‍‌ ‌​​‍ ‌‍‌‌‌‍‌​‌‍‍‌‌ ‌​​‍ ‌‍ ‌‌‍ ‌‍‌​‌‍‌‌​ ‌‌ ​​‌ ​‍‌‍‌‌‌ ​ ‌‍‌‌‌‍ ‍‌ ‌​‌‍​‌‌ ‌​‌‍‍‌‌‍ ‌‍ ‍​ ‍ ‌‍‍‌‌‍‌​​ ‌​ ‍​‌‍​‍​ ‌‍‌‍‌​​ ‌​​ ‍‌‌‍‌‌​ ‍‌​‍ ‌​ ​ ​ ‌​‌‍‌​‌‍‌​​‍ ‌​ ‌​​ ​‍​ ​ ​ ‌‍​‍ ‌​ ‍‌​ ​‍‌‍‌​​ ​‌​‍ ‌‌‍‌‌​ ​​‌‍‌‍​ ​‌‌‍‌‌​ ‍‌​ ‌‌​ ‌​‌‍​‍‌‍‌‍‌‍‌​​ ​‌​ ‍ ‌ ‌​‌ ‍‌‌ ​​‌‍‌‌​ ‌‌‍ ‍‌‍‌‌‌ ‌ ‌ ​ ​ ‍ ‌ ​​‌‍​‌‌ ‌​‌‍‍​​ ‌‌‍​ ‌‍ ‌‍ ‍‌ ‌​‌‍‌‌‌‍ ‍‌ ‌​​‍‌‌​ ‌‌‌​​‍‌‌ ‌‍‍ ‌‍‌‌‌ ‍‌​‍‌‌​ ​ ‌​‌​​‍‌‌​ ​ ‌​‌​​‍‌‌​ ​‍​ ​‍​ ‍​​ ‌‌​ ​ ​ ​ ​ ​‌‌‍‌‌‌‍​‍​ ​‌​ ‌‌‌‍‌‍​ ​‍​ ‌ ​‍‌‌​ ​‍​ ​‍​‍‌‌​ ‌‌‌​‌​​‍ ‍‌‍​ ‌‍‍​‌‍‍‌‌‍ ​‌‍‌​‌ ​‍‌‍‌‌‌‍ ‍​‍‌‌​ ‌‌‌​​‍‌‌ ‌‍‍ ‌‍‌‌‌ ‍‌​‍‌‌​ ​ ‌​‌​​‍‌‌​ ​ ‌​‌​​‍‌‌​ ​‍​ ​‍​ ​​​ ​ ​ ‌‌​ ​‍‌‍‌‍​ ​​​ ‍‌​ ​‍‌‍​‍‌‍​‍‌‍‌​‌‍​‍​‍‌‌​ ​‍​ ​‍​‍‌‌​ ‌‌‌​‌​​‍ ‍‌ ‌​‌‍‌‌‌ ‍​‌ ‌​​ ‌‍​‍‌‍​‌‌ ​ ‌‍‌‌‌‌‌‌‌ ​‍‌‍ ​​ ‌​‍‌‌​ ​‍‌​‌‍‌ ​ ‌ ‌​‌ ‌‌‌‍‌​‌‍‍‌‌‍ ​‍‌‍‌‍‍‌‌‍‌​​ ‌​ ‍​‌‍​‍​ ‌‍‌‍‌​​ ‌​​ ‍‌‌‍‌‌​ ‍‌​‍ ‌​ ​ ​ ‌​‌‍‌​‌‍‌​​‍ ‌​ ‌​​ ​‍​ ​ ​ ‌‍​‍ ‌​ ‍‌​ ​‍‌‍‌​​ ​‌​‍ ‌‌‍‌‌​ ​​‌‍‌‍​ ​‌‌‍‌‌​ ‍‌​ ‌‌​ ‌​‌‍​‍‌‍‌‍‌‍‌​​ ​‌​‍‌‍‌ ‌​‌ ‍‌‌ ​​‌‍‌‌​ ‌‌‍ ‍‌‍‌‌‌ ‌ ‌ ​ ​‍‌‍‌ ​​‌‍​‌‌ ‌​‌‍‍​​ ‌‌‍​ ‌‍ ‌‍ ‍‌ ‌​‌‍‌‌‌‍ ‍‌ ‌​​‍‌‌​ ‌‌‌​​‍‌‌ ‌‍‍ ‌‍‌‌‌ ‍‌​‍‌‌​ ​ ‌​‌​​‍‌‌​ ​ ‌​‌​​‍‌‌​ ​‍​ ​‍​ ‍​​ ‌‌​ ​ ​ ​ ​ ​‌‌‍‌‌‌‍​‍​ ​‌​ ‌‌‌‍‌‍​ ​‍​ ‌ ​‍‌‌​ ​‍​ ​‍​‍‌‌​ ‌‌‌​‌​​‍ ‍‌‍​ ‌‍‍​‌‍‍‌‌‍ ​‌‍‌​‌ ​‍‌‍‌‌‌‍ ‍​‍‌‌​ ‌‌‌​​‍‌‌ ‌‍‍ ‌‍‌‌‌ ‍‌​‍‌‌​ ​ ‌​‌​​‍‌‌​ ​ ‌​‌​​‍‌‌​ ​‍​ ​‍​ ​​​ ​ ​ ‌‌​ ​‍‌‍‌‍​ ​​​ ‍‌​ ​‍‌‍​‍‌‍​‍‌‍‌​‌‍​‍​‍‌‌​ ​‍​ ​‍​‍‌‌​ ‌‌‌​‌​​‍ ‍‌ ‌​‌‍‌‌‌ ‍​‌ ‌​​‍‌‍‌ ​​‌‍‌‌‌ ​‍‌ ​ ‌ ​​‌‍‌‌‌‍​ ‌ ‌​‌‍‍‌‌ ‌‍‌‍‌‌​ ‌‌ ​​‌ ‌‌‌‍​‍‌‍ ​‌‍‍‌‌ ​ ‌‍‍​‌‍‌‌‌‍‌​​‍​‍‌ ‌
Which Approach Is Right for Your Child?​​​​‌ ‍ ​‍​‍‌‍ ‌ ​‍‌‍‍‌‌‍‌ ‌‍‍‌‌‍ ‍​‍​‍​ ‍‍​‍​‍‌ ​ ‌‍​‌‌‍ ‍‌‍‍‌‌ ‌​‌ ‍‌​‍ ‍‌‍‍‌‌‍ ​‍​‍​‍ ​​‍​‍‌‍‍​‌ ​‍‌‍‌‌‌‍‌‍​‍​‍​ ‍‍​‍​‍​‍ ‌ ​ ‌ ‌​‌ ‌‌‌‍‌​‌‍‍‌‌‍ ​‍ ‌‍‍‌‌‍ ‍‌ ‌​‌‍‌‌‌‍ ‍‌ ‌​​‍ ‌‍‌‌‌‍‌​‌‍‍‌‌ ‌​​‍ ‌‍ ‌‌‍ ‌‍‌​‌‍‌‌​ ‌‌ ​​‌ ​‍‌‍‌‌‌ ​ ‌‍‌‌‌‍ ‍‌ ‌​‌‍​‌‌ ‌​‌‍‍‌‌‍ ‌‍ ‍​ ‍ ‌‍‍‌‌‍‌​​ ‌​ ‍​‌‍​‍​ ‌‍‌‍‌​​ ‌​​ ‍‌‌‍‌‌​ ‍‌​‍ ‌​ ​ ​ ‌​‌‍‌​‌‍‌​​‍ ‌​ ‌​​ ​‍​ ​ ​ ‌‍​‍ ‌​ ‍‌​ ​‍‌‍‌​​ ​‌​‍ ‌‌‍‌‌​ ​​‌‍‌‍​ ​‌‌‍‌‌​ ‍‌​ ‌‌​ ‌​‌‍​‍‌‍‌‍‌‍‌​​ ​‌​ ‍ ‌ ‌​‌ ‍‌‌ ​​‌‍‌‌​ ‌‌‍ ‍‌‍‌‌‌ ‌ ‌ ​ ​ ‍ ‌ ​​‌‍​‌‌ ‌​‌‍‍​​ ‌‌‍​ ‌‍ ‌‍ ‍‌ ‌​‌‍‌‌‌‍ ‍‌ ‌​​‍‌‌​ ‌‌‌​​‍‌‌ ‌‍‍ ‌‍‌‌‌ ‍‌​‍‌‌​ ​ ‌​‌​​‍‌‌​ ​ ‌​‌​​‍‌‌​ ​‍​ ​‍​ ‍​​ ‌‌​ ‌​​ ​‌‌‍​ ‌‍‌‍​ ​‍‌‍‌‌​ ‍‌​ ‌‌​ ‍​​ ‍‌​‍‌‌​ ​‍​ ​‍​‍‌‌​ ‌‌‌​‌​​‍ ‍‌‍​ ‌‍‍​‌‍‍‌‌‍ ​‌‍‌​‌ ​‍‌‍‌‌‌‍ ‍​‍‌‌​ ‌‌‌​​‍‌‌ ‌‍‍ ‌‍‌‌‌ ‍‌​‍‌‌​ ​ ‌​‌​​‍‌‌​ ​ ‌​‌​​‍‌‌​ ​‍​ ​‍​ ‌​​ ‍​​ ​ ​ ​‌​ ‍‌​ ‌‌​ ‌ ​ ​ ‌‍‌‍​ ‍‌​ ‌‌​ ​‍​‍‌‌​ ​‍​ ​‍​‍‌‌​ ‌‌‌​‌​​‍ ‍‌ ‌​‌‍‌‌‌ ‍​‌ ‌​​ ‌‍​‍‌‍​‌‌ ​ ‌‍‌‌‌‌‌‌‌ ​‍‌‍ ​​ ‌​‍‌‌​ ​‍‌​‌‍‌ ​ ‌ ‌​‌ ‌‌‌‍‌​‌‍‍‌‌‍ ​‍‌‍‌‍‍‌‌‍‌​​ ‌​ ‍​‌‍​‍​ ‌‍‌‍‌​​ ‌​​ ‍‌‌‍‌‌​ ‍‌​‍ ‌​ ​ ​ ‌​‌‍‌​‌‍‌​​‍ ‌​ ‌​​ ​‍​ ​ ​ ‌‍​‍ ‌​ ‍‌​ ​‍‌‍‌​​ ​‌​‍ ‌‌‍‌‌​ ​​‌‍‌‍​ ​‌‌‍‌‌​ ‍‌​ ‌‌​ ‌​‌‍​‍‌‍‌‍‌‍‌​​ ​‌​‍‌‍‌ ‌​‌ ‍‌‌ ​​‌‍‌‌​ ‌‌‍ ‍‌‍‌‌‌ ‌ ‌ ​ ​‍‌‍‌ ​​‌‍​‌‌ ‌​‌‍‍​​ ‌‌‍​ ‌‍ ‌‍ ‍‌ ‌​‌‍‌‌‌‍ ‍‌ ‌​​‍‌‌​ ‌‌‌​​‍‌‌ ‌‍‍ ‌‍‌‌‌ ‍‌​‍‌‌​ ​ ‌​‌​​‍‌‌​ ​ ‌​‌​​‍‌‌​ ​‍​ ​‍​ ‍​​ ‌‌​ ‌​​ ​‌‌‍​ ‌‍‌‍​ ​‍‌‍‌‌​ ‍‌​ ‌‌​ ‍​​ ‍‌​‍‌‌​ ​‍​ ​‍​‍‌‌​ ‌‌‌​‌​​‍ ‍‌‍​ ‌‍‍​‌‍‍‌‌‍ ​‌‍‌​‌ ​‍‌‍‌‌‌‍ ‍​‍‌‌​ ‌‌‌​​‍‌‌ ‌‍‍ ‌‍‌‌‌ ‍‌​‍‌‌​ ​ ‌​‌​​‍‌‌​ ​ ‌​‌​​‍‌‌​ ​‍​ ​‍​ ‌​​ ‍​​ ​ ​ ​‌​ ‍‌​ ‌‌​ ‌ ​ ​ ‌‍‌‍​ ‍‌​ ‌‌​ ​‍​‍‌‌​ ​‍​ ​‍​‍‌‌​ ‌‌‌​‌​​‍ ‍‌ ‌​‌‍‌‌‌ ‍​‌ ‌​​‍‌‍‌ ​​‌‍‌‌‌ ​‍‌ ​ ‌ ​​‌‍‌‌‌‍​ ‌ ‌​‌‍‍‌‌ ‌‍‌‍‌‌​ ‌‌ ​​‌ ‌‌‌‍​‍‌‍ ​‌‍‍‌‌ ​ ‌‍‍​‌‍‌‌‌‍‌​​‍​‍‌ ‌
Every child is different. What works well for one may not suit
another.​​​​‌ ‍ ​‍​‍‌‍ ‌ ​‍‌‍‍‌‌‍‌ ‌‍‍‌‌‍ ‍​‍​‍​ ‍‍​‍​‍‌ ​ ‌‍​‌‌‍ ‍‌‍‍‌‌ ‌​‌ ‍‌​‍ ‍‌‍‍‌‌‍ ​‍​‍​‍ ​​‍​‍‌‍‍​‌ ​‍‌‍‌‌‌‍‌‍​‍​‍​ ‍‍​‍​‍​‍ ‌ ​ ‌ ‌​‌ ‌‌‌‍‌​‌‍‍‌‌‍ ​‍ ‌‍‍‌‌‍ ‍‌ ‌​‌‍‌‌‌‍ ‍‌ ‌​​‍ ‌‍‌‌‌‍‌​‌‍‍‌‌ ‌​​‍ ‌‍ ‌‌‍ ‌‍‌​‌‍‌‌​ ‌‌ ​​‌ ​‍‌‍‌‌‌ ​ ‌‍‌‌‌‍ ‍‌ ‌​‌‍​‌‌ ‌​‌‍‍‌‌‍ ‌‍ ‍​ ‍ ‌‍‍‌‌‍‌​​ ‌​ ‍​‌‍​‍​ ‌‍‌‍‌​​ ‌​​ ‍‌‌‍‌‌​ ‍‌​‍ ‌​ ​ ​ ‌​‌‍‌​‌‍‌​​‍ ‌​ ‌​​ ​‍​ ​ ​ ‌‍​‍ ‌​ ‍‌​ ​‍‌‍‌​​ ​‌​‍ ‌‌‍‌‌​ ​​‌‍‌‍​ ​‌‌‍‌‌​ ‍‌​ ‌‌​ ‌​‌‍​‍‌‍‌‍‌‍‌​​ ​‌​ ‍ ‌ ‌​‌ ‍‌‌ ​​‌‍‌‌​ ‌‌‍ ‍‌‍‌‌‌ ‌ ‌ ​ ​ ‍ ‌ ​​‌‍​‌‌ ‌​‌‍‍​​ ‌‌‍​ ‌‍ ‌‍ ‍‌ ‌​‌‍‌‌‌‍ ‍‌ ‌​​‍‌‌​ ‌‌‌​​‍‌‌ ‌‍‍ ‌‍‌‌‌ ‍‌​‍‌‌​ ​ ‌​‌​​‍‌‌​ ​ ‌​‌​​‍‌‌​ ​‍​ ​‍‌‍​‌‌‍​ ​ ​ ​ ​ ​ ​​‌‍​ ‌‍‌​​ ‍‌‌‍‌‌​ ‌‍​ ​‌​ ‌‍​‍‌‌​ ​‍​ ​‍​‍‌‌​ ‌‌‌​‌​​‍ ‍‌‍​ ‌‍‍​‌‍‍‌‌‍ ​‌‍‌​‌ ​‍‌‍‌‌‌‍ ‍​‍‌‌​ ‌‌‌​​‍‌‌ ‌‍‍ ‌‍‌‌‌ ‍‌​‍‌‌​ ​ ‌​‌​​‍‌‌​ ​ ‌​‌​​‍‌‌​ ​‍​ ​‍​ ‌ ​ ​‌‌‍‌‍‌‍‌‌‌‍​ ‌‍​ ​ ​​‌‍​ ‌‍​‍​ ‍‌‌‍​‌​ ​ ​‍‌‌​ ​‍​ ​‍​‍‌‌​ ‌‌‌​‌​​‍ ‍‌ ‌​‌‍‌‌‌ ‍​‌ ‌​​ ‌‍​‍‌‍​‌‌ ​ ‌‍‌‌‌‌‌‌‌ ​‍‌‍ ​​ ‌​‍‌‌​ ​‍‌​‌‍‌ ​ ‌ ‌​‌ ‌‌‌‍‌​‌‍‍‌‌‍ ​‍‌‍‌‍‍‌‌‍‌​​ ‌​ ‍​‌‍​‍​ ‌‍‌‍‌​​ ‌​​ ‍‌‌‍‌‌​ ‍‌​‍ ‌​ ​ ​ ‌​‌‍‌​‌‍‌​​‍ ‌​ ‌​​ ​‍​ ​ ​ ‌‍​‍ ‌​ ‍‌​ ​‍‌‍‌​​ ​‌​‍ ‌‌‍‌‌​ ​​‌‍‌‍​ ​‌‌‍‌‌​ ‍‌​ ‌‌​ ‌​‌‍​‍‌‍‌‍‌‍‌​​ ​‌​‍‌‍‌ ‌​‌ ‍‌‌ ​​‌‍‌‌​ ‌‌‍ ‍‌‍‌‌‌ ‌ ‌ ​ ​‍‌‍‌ ​​‌‍​‌‌ ‌​‌‍‍​​ ‌‌‍​ ‌‍ ‌‍ ‍‌ ‌​‌‍‌‌‌‍ ‍‌ ‌​​‍‌‌​ ‌‌‌​​‍‌‌ ‌‍‍ ‌‍‌‌‌ ‍‌​‍‌‌​ ​ ‌​‌​​‍‌‌​ ​ ‌​‌​​‍‌‌​ ​‍​ ​‍‌‍​‌‌‍​ ​ ​ ​ ​ ​ ​​‌‍​ ‌‍‌​​ ‍‌‌‍‌‌​ ‌‍​ ​‌​ ‌‍​‍‌‌​ ​‍​ ​‍​‍‌‌​ ‌‌‌​‌​​‍ ‍‌‍​ ‌‍‍​‌‍‍‌‌‍ ​‌‍‌​‌ ​‍‌‍‌‌‌‍ ‍​‍‌‌​ ‌‌‌​​‍‌‌ ‌‍‍ ‌‍‌‌‌ ‍‌​‍‌‌​ ​ ‌​‌​​‍‌‌​ ​ ‌​‌​​‍‌‌​ ​‍​ ​‍​ ‌ ​ ​‌‌‍‌‍‌‍‌‌‌‍​ ‌‍​ ​ ​​‌‍​ ‌‍​‍​ ‍‌‌‍​‌​ ​ ​‍‌‌​ ​‍​ ​‍​‍‌‌​ ‌‌‌​‌​​‍ ‍‌ ‌​‌‍‌‌‌ ‍​‌ ‌​​‍‌‍‌ ​​‌‍‌‌‌ ​‍‌ ​ ‌ ​​‌‍‌‌‌‍​ ‌ ‌​‌‍‍‌‌ ‌‍‌‍‌‌​ ‌‌ ​​‌ ‌‌‌‍​‍‌‍ ​‌‍‍‌‌ ​ ‌‍‍​‌‍‌‌‌‍‌​​‍​‍‌ ‌
You might consider language-as-subject if your child:​​​​‌ ‍ ​‍​‍‌‍ ‌ ​‍‌‍‍‌‌‍‌ ‌‍‍‌‌‍ ‍​‍​‍​ ‍‍​‍​‍‌ ​ ‌‍​‌‌‍ ‍‌‍‍‌‌ ‌​‌ ‍‌​‍ ‍‌‍‍‌‌‍ ​‍​‍​‍ ​​‍​‍‌‍‍​‌ ​‍‌‍‌‌‌‍‌‍​‍​‍​ ‍‍​‍​‍​‍ ‌ ​ ‌ ‌​‌ ‌‌‌‍‌​‌‍‍‌‌‍ ​‍ ‌‍‍‌‌‍ ‍‌ ‌​‌‍‌‌‌‍ ‍‌ ‌​​‍ ‌‍‌‌‌‍‌​‌‍‍‌‌ ‌​​‍ ‌‍ ‌‌‍ ‌‍‌​‌‍‌‌​ ‌‌ ​​‌ ​‍‌‍‌‌‌ ​ ‌‍‌‌‌‍ ‍‌ ‌​‌‍​‌‌ ‌​‌‍‍‌‌‍ ‌‍ ‍​ ‍ ‌‍‍‌‌‍‌​​ ‌​ ‍​‌‍​‍​ ‌‍‌‍‌​​ ‌​​ ‍‌‌‍‌‌​ ‍‌​‍ ‌​ ​ ​ ‌​‌‍‌​‌‍‌​​‍ ‌​ ‌​​ ​‍​ ​ ​ ‌‍​‍ ‌​ ‍‌​ ​‍‌‍‌​​ ​‌​‍ ‌‌‍‌‌​ ​​‌‍‌‍​ ​‌‌‍‌‌​ ‍‌​ ‌‌​ ‌​‌‍​‍‌‍‌‍‌‍‌​​ ​‌​ ‍ ‌ ‌​‌ ‍‌‌ ​​‌‍‌‌​ ‌‌‍ ‍‌‍‌‌‌ ‌ ‌ ​ ​ ‍ ‌ ​​‌‍​‌‌ ‌​‌‍‍​​ ‌‌‍​ ‌‍ ‌‍ ‍‌ ‌​‌‍‌‌‌‍ ‍‌ ‌​​‍‌‌​ ‌‌‌​​‍‌‌ ‌‍‍ ‌‍‌‌‌ ‍‌​‍‌‌​ ​ ‌​‌​​‍‌‌​ ​ ‌​‌​​‍‌‌​ ​‍​ ​‍​ ‌‍‌‍‌​‌‍​‍​ ​‌‌‍​‍​ ‍​‌‍​‌​ ‌‍​ ​ ​ ​‌​ ‌​‌‍‌​​‍‌‌​ ​‍​ ​‍​‍‌‌​ ‌‌‌​‌​​‍ ‍‌‍​ ‌‍‍​‌‍‍‌‌‍ ​‌‍‌​‌ ​‍‌‍‌‌‌‍ ‍​‍‌‌​ ‌‌‌​​‍‌‌ ‌‍‍ ‌‍‌‌‌ ‍‌​‍‌‌​ ​ ‌​‌​​‍‌‌​ ​ ‌​‌​​‍‌‌​ ​‍​ ​‍​ ​​​ ​ ‌‍‌‌​ ‌‍​ ‌ ​ ​ ​ ​‍​ ​​‌‍‌​​ ‌​​ ‍​​ ‍‌​‍‌‌​ ​‍​ ​‍​‍‌‌​ ‌‌‌​‌​​‍ ‍‌ ‌​‌‍‌‌‌ ‍​‌ ‌​​ ‌‍​‍‌‍​‌‌ ​ ‌‍‌‌‌‌‌‌‌ ​‍‌‍ ​​ ‌​‍‌‌​ ​‍‌​‌‍‌ ​ ‌ ‌​‌ ‌‌‌‍‌​‌‍‍‌‌‍ ​‍‌‍‌‍‍‌‌‍‌​​ ‌​ ‍​‌‍​‍​ ‌‍‌‍‌​​ ‌​​ ‍‌‌‍‌‌​ ‍‌​‍ ‌​ ​ ​ ‌​‌‍‌​‌‍‌​​‍ ‌​ ‌​​ ​‍​ ​ ​ ‌‍​‍ ‌​ ‍‌​ ​‍‌‍‌​​ ​‌​‍ ‌‌‍‌‌​ ​​‌‍‌‍​ ​‌‌‍‌‌​ ‍‌​ ‌‌​ ‌​‌‍​‍‌‍‌‍‌‍‌​​ ​‌​‍‌‍‌ ‌​‌ ‍‌‌ ​​‌‍‌‌​ ‌‌‍ ‍‌‍‌‌‌ ‌ ‌ ​ ​‍‌‍‌ ​​‌‍​‌‌ ‌​‌‍‍​​ ‌‌‍​ ‌‍ ‌‍ ‍‌ ‌​‌‍‌‌‌‍ ‍‌ ‌​​‍‌‌​ ‌‌‌​​‍‌‌ ‌‍‍ ‌‍‌‌‌ ‍‌​‍‌‌​ ​ ‌​‌​​‍‌‌​ ​ ‌​‌​​‍‌‌​ ​‍​ ​‍​ ‌‍‌‍‌​‌‍​‍​ ​‌‌‍​‍​ ‍​‌‍​‌​ ‌‍​ ​ ​ ​‌​ ‌​‌‍‌​​‍‌‌​ ​‍​ ​‍​‍‌‌​ ‌‌‌​‌​​‍ ‍‌‍​ ‌‍‍​‌‍‍‌‌‍ ​‌‍‌​‌ ​‍‌‍‌‌‌‍ ‍​‍‌‌​ ‌‌‌​​‍‌‌ ‌‍‍ ‌‍‌‌‌ ‍‌​‍‌‌​ ​ ‌​‌​​‍‌‌​ ​ ‌​‌​​‍‌‌​ ​‍​ ​‍​ ​​​ ​ ‌‍‌‌​ ‌‍​ ‌ ​ ​ ​ ​‍​ ​​‌‍‌​​ ‌​​ ‍​​ ‍‌​‍‌‌​ ​‍​ ​‍​‍‌‌​ ‌‌‌​‌​​‍ ‍‌ ‌​‌‍‌‌‌ ‍​‌ ‌​​‍‌‍‌ ​​‌‍‌‌‌ ​‍‌ ​ ‌ ​​‌‍‌‌‌‍​ ‌ ‌​‌‍‍‌‌ ‌‍‌‍‌‌​ ‌‌ ​​‌ ‌‌‌‍​‍‌‍ ​‌‍‍‌‌ ​ ‌‍‍​‌‍‌‌‌‍‌​​‍​‍‌ ‌
Prefers structured learning environments​​​​‌ ‍ ​‍​‍‌‍ ‌ ​‍‌‍‍‌‌‍‌ ‌‍‍‌‌‍ ‍​‍​‍​ ‍‍​‍​‍‌ ​ ‌‍​‌‌‍ ‍‌‍‍‌‌ ‌​‌ ‍‌​‍ ‍‌‍‍‌‌‍ ​‍​‍​‍ ​​‍​‍‌‍‍​‌ ​‍‌‍‌‌‌‍‌‍​‍​‍​ ‍‍​‍​‍​‍ ‌ ​ ‌ ‌​‌ ‌‌‌‍‌​‌‍‍‌‌‍ ​‍ ‌‍‍‌‌‍ ‍‌ ‌​‌‍‌‌‌‍ ‍‌ ‌​​‍ ‌‍‌‌‌‍‌​‌‍‍‌‌ ‌​​‍ ‌‍ ‌‌‍ ‌‍‌​‌‍‌‌​ ‌‌ ​​‌ ​‍‌‍‌‌‌ ​ ‌‍‌‌‌‍ ‍‌ ‌​‌‍​‌‌ ‌​‌‍‍‌‌‍ ‌‍ ‍​ ‍ ‌‍‍‌‌‍‌​​ ‌​ ‍​‌‍​‍​ ‌‍‌‍‌​​ ‌​​ ‍‌‌‍‌‌​ ‍‌​‍ ‌​ ​ ​ ‌​‌‍‌​‌‍‌​​‍ ‌​ ‌​​ ​‍​ ​ ​ ‌‍​‍ ‌​ ‍‌​ ​‍‌‍‌​​ ​‌​‍ ‌‌‍‌‌​ ​​‌‍‌‍​ ​‌‌‍‌‌​ ‍‌​ ‌‌​ ‌​‌‍​‍‌‍‌‍‌‍‌​​ ​‌​ ‍ ‌ ‌​‌ ‍‌‌ ​​‌‍‌‌​ ‌‌‍ ‍‌‍‌‌‌ ‌ ‌ ​ ​ ‍ ‌ ​​‌‍​‌‌ ‌​‌‍‍​​ ‌‌‍​ ‌‍ ‌‍ ‍‌ ‌​‌‍‌‌‌‍ ‍‌ ‌​​‍‌‌​ ‌‌‌​​‍‌‌ ‌‍‍ ‌‍‌‌‌ ‍‌​‍‌‌​ ​ ‌​‌​​‍‌‌​ ​ ‌​‌​​‍‌‌​ ​‍​ ​‍‌‍​‌​ ‌‌‌‍​ ‌‍‌​‌‍‌​‌‍‌‌​ ‌‍​ ​​​ ​‌​ ‌​‌‍​ ​ ​ ​‍‌‌​ ​‍​ ​‍​‍‌‌​ ‌‌‌​‌​​‍ ‍‌‍​ ‌‍‍​‌‍‍‌‌‍ ​‌‍‌​‌ ​‍‌‍‌‌‌‍ ‍​‍‌‌​ ‌‌‌​​‍‌‌ ‌‍‍ ‌‍‌‌‌ ‍‌​‍‌‌​ ​ ‌​‌​​‍‌‌​ ​ ‌​‌​​‍‌‌​ ​‍​ ​‍​ ‌‌​ ‌‌​ ‍‌‌‍​‍​ ‌​‌‍‌‍​ ​‍‌‍​ ​ ‌‌​ ‍‌‌‍​ ​ ​​​‍‌‌​ ​‍​ ​‍​‍‌‌​ ‌‌‌​‌​​‍ ‍‌ ‌​‌‍‌‌‌ ‍​‌ ‌​​ ‌‍​‍‌‍​‌‌ ​ ‌‍‌‌‌‌‌‌‌ ​‍‌‍ ​​ ‌​‍‌‌​ ​‍‌​‌‍‌ ​ ‌ ‌​‌ ‌‌‌‍‌​‌‍‍‌‌‍ ​‍‌‍‌‍‍‌‌‍‌​​ ‌​ ‍​‌‍​‍​ ‌‍‌‍‌​​ ‌​​ ‍‌‌‍‌‌​ ‍‌​‍ ‌​ ​ ​ ‌​‌‍‌​‌‍‌​​‍ ‌​ ‌​​ ​‍​ ​ ​ ‌‍​‍ ‌​ ‍‌​ ​‍‌‍‌​​ ​‌​‍ ‌‌‍‌‌​ ​​‌‍‌‍​ ​‌‌‍‌‌​ ‍‌​ ‌‌​ ‌​‌‍​‍‌‍‌‍‌‍‌​​ ​‌​‍‌‍‌ ‌​‌ ‍‌‌ ​​‌‍‌‌​ ‌‌‍ ‍‌‍‌‌‌ ‌ ‌ ​ ​‍‌‍‌ ​​‌‍​‌‌ ‌​‌‍‍​​ ‌‌‍​ ‌‍ ‌‍ ‍‌ ‌​‌‍‌‌‌‍ ‍‌ ‌​​‍‌‌​ ‌‌‌​​‍‌‌ ‌‍‍ ‌‍‌‌‌ ‍‌​‍‌‌​ ​ ‌​‌​​‍‌‌​ ​ ‌​‌​​‍‌‌​ ​‍​ ​‍‌‍​‌​ ‌‌‌‍​ ‌‍‌​‌‍‌​‌‍‌‌​ ‌‍​ ​​​ ​‌​ ‌​‌‍​ ​ ​ ​‍‌‌​ ​‍​ ​‍​‍‌‌​ ‌‌‌​‌​​‍ ‍‌‍​ ‌‍‍​‌‍‍‌‌‍ ​‌‍‌​‌ ​‍‌‍‌‌‌‍ ‍​‍‌‌​ ‌‌‌​​‍‌‌ ‌‍‍ ‌‍‌‌‌ ‍‌​‍‌‌​ ​ ‌​‌​​‍‌‌​ ​ ‌​‌​​‍‌‌​ ​‍​ ​‍​ ‌‌​ ‌‌​ ‍‌‌‍​‍​ ‌​‌‍‌‍​ ​‍‌‍​ ​ ‌‌​ ‍‌‌‍​ ​ ​​​‍‌‌​ ​‍​ ​‍​‍‌‌​ ‌‌‌​‌​​‍ ‍‌ ‌​‌‍‌‌‌ ‍​‌ ‌​​‍‌‍‌ ​​‌‍‌‌‌ ​‍‌ ​ ‌ ​​‌‍‌‌‌‍​ ‌ ‌​‌‍‍‌‌ ‌‍‌‍‌‌​ ‌‌ ​​‌ ‌‌‌‍​‍‌‍ ​‌‍‍‌‌ ​ ‌‍‍​‌‍‌‌‌‍‌​​‍​‍‌ ‌
Enjoys clear rules and step-by-step progression​​​​‌ ‍ ​‍​‍‌‍ ‌ ​‍‌‍‍‌‌‍‌ ‌‍‍‌‌‍ ‍​‍​‍​ ‍‍​‍​‍‌ ​ ‌‍​‌‌‍ ‍‌‍‍‌‌ ‌​‌ ‍‌​‍ ‍‌‍‍‌‌‍ ​‍​‍​‍ ​​‍​‍‌‍‍​‌ ​‍‌‍‌‌‌‍‌‍​‍​‍​ ‍‍​‍​‍​‍ ‌ ​ ‌ ‌​‌ ‌‌‌‍‌​‌‍‍‌‌‍ ​‍ ‌‍‍‌‌‍ ‍‌ ‌​‌‍‌‌‌‍ ‍‌ ‌​​‍ ‌‍‌‌‌‍‌​‌‍‍‌‌ ‌​​‍ ‌‍ ‌‌‍ ‌‍‌​‌‍‌‌​ ‌‌ ​​‌ ​‍‌‍‌‌‌ ​ ‌‍‌‌‌‍ ‍‌ ‌​‌‍​‌‌ ‌​‌‍‍‌‌‍ ‌‍ ‍​ ‍ ‌‍‍‌‌‍‌​​ ‌​ ‍​‌‍​‍​ ‌‍‌‍‌​​ ‌​​ ‍‌‌‍‌‌​ ‍‌​‍ ‌​ ​ ​ ‌​‌‍‌​‌‍‌​​‍ ‌​ ‌​​ ​‍​ ​ ​ ‌‍​‍ ‌​ ‍‌​ ​‍‌‍‌​​ ​‌​‍ ‌‌‍‌‌​ ​​‌‍‌‍​ ​‌‌‍‌‌​ ‍‌​ ‌‌​ ‌​‌‍​‍‌‍‌‍‌‍‌​​ ​‌​ ‍ ‌ ‌​‌ ‍‌‌ ​​‌‍‌‌​ ‌‌‍ ‍‌‍‌‌‌ ‌ ‌ ​ ​ ‍ ‌ ​​‌‍​‌‌ ‌​‌‍‍​​ ‌‌‍​ ‌‍ ‌‍ ‍‌ ‌​‌‍‌‌‌‍ ‍‌ ‌​​‍‌‌​ ‌‌‌​​‍‌‌ ‌‍‍ ‌‍‌‌‌ ‍‌​‍‌‌​ ​ ‌​‌​​‍‌‌​ ​ ‌​‌​​‍‌‌​ ​‍​ ​‍‌‍​ ​ ‌‌​ ​ ‌‍‌‌​ ​‌‌‍‌​​ ​‍​ ‌​​ ​‌​ ​ ‌‍‌‌​ ​​​‍‌‌​ ​‍​ ​‍​‍‌‌​ ‌‌‌​‌​​‍ ‍‌‍​ ‌‍‍​‌‍‍‌‌‍ ​‌‍‌​‌ ​‍‌‍‌‌‌‍ ‍​‍‌‌​ ‌‌‌​​‍‌‌ ‌‍‍ ‌‍‌‌‌ ‍‌​‍‌‌​ ​ ‌​‌​​‍‌‌​ ​ ‌​‌​​‍‌‌​ ​‍​ ​‍‌‍​‌​ ‍​​ ‌‍‌‍​ ​ ‌‍‌‍​ ​ ‌‍‌‍​‍​ ‌‍‌‍​ ​ ‌‍​ ‍​​‍‌‌​ ​‍​ ​‍​‍‌‌​ ‌‌‌​‌​​‍ ‍‌ ‌​‌‍‌‌‌ ‍​‌ ‌​​ ‌‍​‍‌‍​‌‌ ​ ‌‍‌‌‌‌‌‌‌ ​‍‌‍ ​​ ‌​‍‌‌​ ​‍‌​‌‍‌ ​ ‌ ‌​‌ ‌‌‌‍‌​‌‍‍‌‌‍ ​‍‌‍‌‍‍‌‌‍‌​​ ‌​ ‍​‌‍​‍​ ‌‍‌‍‌​​ ‌​​ ‍‌‌‍‌‌​ ‍‌​‍ ‌​ ​ ​ ‌​‌‍‌​‌‍‌​​‍ ‌​ ‌​​ ​‍​ ​ ​ ‌‍​‍ ‌​ ‍‌​ ​‍‌‍‌​​ ​‌​‍ ‌‌‍‌‌​ ​​‌‍‌‍​ ​‌‌‍‌‌​ ‍‌​ ‌‌​ ‌​‌‍​‍‌‍‌‍‌‍‌​​ ​‌​‍‌‍‌ ‌​‌ ‍‌‌ ​​‌‍‌‌​ ‌‌‍ ‍‌‍‌‌‌ ‌ ‌ ​ ​‍‌‍‌ ​​‌‍​‌‌ ‌​‌‍‍​​ ‌‌‍​ ‌‍ ‌‍ ‍‌ ‌​‌‍‌‌‌‍ ‍‌ ‌​​‍‌‌​ ‌‌‌​​‍‌‌ ‌‍‍ ‌‍‌‌‌ ‍‌​‍‌‌​ ​ ‌​‌​​‍‌‌​ ​ ‌​‌​​‍‌‌​ ​‍​ ​‍‌‍​ ​ ‌‌​ ​ ‌‍‌‌​ ​‌‌‍‌​​ ​‍​ ‌​​ ​‌​ ​ ‌‍‌‌​ ​​​‍‌‌​ ​‍​ ​‍​‍‌‌​ ‌‌‌​‌​​‍ ‍‌‍​ ‌‍‍​‌‍‍‌‌‍ ​‌‍‌​‌ ​‍‌‍‌‌‌‍ ‍​‍‌‌​ ‌‌‌​​‍‌‌ ‌‍‍ ‌‍‌‌‌ ‍‌​‍‌‌​ ​ ‌​‌​​‍‌‌​ ​ ‌​‌​​‍‌‌​ ​‍​ ​‍‌‍​‌​ ‍​​ ‌‍‌‍​ ​ ‌‍‌‍​ ​ ‌‍‌‍​‍​ ‌‍‌‍​ ​ ‌‍​ ‍​​‍‌‌​ ​‍​ ​‍​‍‌‌​ ‌‌‌​‌​​‍ ‍‌ ‌​‌‍‌‌‌ ‍​‌ ‌​​‍‌‍‌ ​​‌‍‌‌‌ ​‍‌ ​ ‌ ​​‌‍‌‌‌‍​ ‌ ‌​‌‍‍‌‌ ‌‍‌‍‌‌​ ‌‌ ​​‌ ‌‌‌‍​‍‌‍ ​‌‍‍‌‌ ​ ‌‍‍​‌‍‌‌‌‍‌​​‍​‍‌ ‌
Is already confident in their primary language​​​​‌ ‍ ​‍​‍‌‍ ‌ ​‍‌‍‍‌‌‍‌ ‌‍‍‌‌‍ ‍​‍​‍​ ‍‍​‍​‍‌ ​ ‌‍​‌‌‍ ‍‌‍‍‌‌ ‌​‌ ‍‌​‍ ‍‌‍‍‌‌‍ ​‍​‍​‍ ​​‍​‍‌‍‍​‌ ​‍‌‍‌‌‌‍‌‍​‍​‍​ ‍‍​‍​‍​‍ ‌ ​ ‌ ‌​‌ ‌‌‌‍‌​‌‍‍‌‌‍ ​‍ ‌‍‍‌‌‍ ‍‌ ‌​‌‍‌‌‌‍ ‍‌ ‌​​‍ ‌‍‌‌‌‍‌​‌‍‍‌‌ ‌​​‍ ‌‍ ‌‌‍ ‌‍‌​‌‍‌‌​ ‌‌ ​​‌ ​‍‌‍‌‌‌ ​ ‌‍‌‌‌‍ ‍‌ ‌​‌‍​‌‌ ‌​‌‍‍‌‌‍ ‌‍ ‍​ ‍ ‌‍‍‌‌‍‌​​ ‌​ ‍​‌‍​‍​ ‌‍‌‍‌​​ ‌​​ ‍‌‌‍‌‌​ ‍‌​‍ ‌​ ​ ​ ‌​‌‍‌​‌‍‌​​‍ ‌​ ‌​​ ​‍​ ​ ​ ‌‍​‍ ‌​ ‍‌​ ​‍‌‍‌​​ ​‌​‍ ‌‌‍‌‌​ ​​‌‍‌‍​ ​‌‌‍‌‌​ ‍‌​ ‌‌​ ‌​‌‍​‍‌‍‌‍‌‍‌​​ ​‌​ ‍ ‌ ‌​‌ ‍‌‌ ​​‌‍‌‌​ ‌‌‍ ‍‌‍‌‌‌ ‌ ‌ ​ ​ ‍ ‌ ​​‌‍​‌‌ ‌​‌‍‍​​ ‌‌‍​ ‌‍ ‌‍ ‍‌ ‌​‌‍‌‌‌‍ ‍‌ ‌​​‍‌‌​ ‌‌‌​​‍‌‌ ‌‍‍ ‌‍‌‌‌ ‍‌​‍‌‌​ ​ ‌​‌​​‍‌‌​ ​ ‌​‌​​‍‌‌​ ​‍​ ​‍​ ‌‌‌‍‌​​ ​ ‌‍​ ‌‍‌‍​ ​ ‌‍​‌‌‍​ ‌‍​‌​ ​​‌‍​‍‌‍‌‍​‍‌‌​ ​‍​ ​‍​‍‌‌​ ‌‌‌​‌​​‍ ‍‌‍​ ‌‍‍​‌‍‍‌‌‍ ​‌‍‌​‌ ​‍‌‍‌‌‌‍ ‍​‍‌‌​ ‌‌‌​​‍‌‌ ‌‍‍ ‌‍‌‌‌ ‍‌​‍‌‌​ ​ ‌​‌​​‍‌‌​ ​ ‌​‌​​‍‌‌​ ​‍​ ​‍​ ​​​ ‌‍‌‍​ ‌‍‌‍​ ‌ ​ ‌ ​ ‌‌​ ‍‌‌‍​ ​ ​‍‌‍​‌​ ‍​​‍‌‌​ ​‍​ ​‍​‍‌‌​ ‌‌‌​‌​​‍ ‍‌ ‌​‌‍‌‌‌ ‍​‌ ‌​​ ‌‍​‍‌‍​‌‌ ​ ‌‍‌‌‌‌‌‌‌ ​‍‌‍ ​​ ‌​‍‌‌​ ​‍‌​‌‍‌ ​ ‌ ‌​‌ ‌‌‌‍‌​‌‍‍‌‌‍ ​‍‌‍‌‍‍‌‌‍‌​​ ‌​ ‍​‌‍​‍​ ‌‍‌‍‌​​ ‌​​ ‍‌‌‍‌‌​ ‍‌​‍ ‌​ ​ ​ ‌​‌‍‌​‌‍‌​​‍ ‌​ ‌​​ ​‍​ ​ ​ ‌‍​‍ ‌​ ‍‌​ ​‍‌‍‌​​ ​‌​‍ ‌‌‍‌‌​ ​​‌‍‌‍​ ​‌‌‍‌‌​ ‍‌​ ‌‌​ ‌​‌‍​‍‌‍‌‍‌‍‌​​ ​‌​‍‌‍‌ ‌​‌ ‍‌‌ ​​‌‍‌‌​ ‌‌‍ ‍‌‍‌‌‌ ‌ ‌ ​ ​‍‌‍‌ ​​‌‍​‌‌ ‌​‌‍‍​​ ‌‌‍​ ‌‍ ‌‍ ‍‌ ‌​‌‍‌‌‌‍ ‍‌ ‌​​‍‌‌​ ‌‌‌​​‍‌‌ ‌‍‍ ‌‍‌‌‌ ‍‌​‍‌‌​ ​ ‌​‌​​‍‌‌​ ​ ‌​‌​​‍‌‌​ ​‍​ ​‍​ ‌‌‌‍‌​​ ​ ‌‍​ ‌‍‌‍​ ​ ‌‍​‌‌‍​ ‌‍​‌​ ​​‌‍​‍‌‍‌‍​‍‌‌​ ​‍​ ​‍​‍‌‌​ ‌‌‌​‌​​‍ ‍‌‍​ ‌‍‍​‌‍‍‌‌‍ ​‌‍‌​‌ ​‍‌‍‌‌‌‍ ‍​‍‌‌​ ‌‌‌​​‍‌‌ ‌‍‍ ‌‍‌‌‌ ‍‌​‍‌‌​ ​ ‌​‌​​‍‌‌​ ​ ‌​‌​​‍‌‌​ ​‍​ ​‍​ ​​​ ‌‍‌‍​ ‌‍‌‍​ ‌ ​ ‌ ​ ‌‌​ ‍‌‌‍​ ​ ​‍‌‍​‌​ ‍​​‍‌‌​ ​‍​ ​‍​‍‌‌​ ‌‌‌​‌​​‍ ‍‌ ‌​‌‍‌‌‌ ‍​‌ ‌​​‍‌‍‌ ​​‌‍‌‌‌ ​‍‌ ​ ‌ ​​‌‍‌‌‌‍​ ‌ ‌​‌‍‍‌‌ ‌‍‌‍‌‌​ ‌‌ ​​‌ ‌‌‌‍​‍‌‍ ​‌‍‍‌‌ ​ ‌‍‍​‌‍‌‌‌‍‌​​‍​‍‌ ‌
A bilingual approach may be a better fit if your child:​​​​‌ ‍ ​‍​‍‌‍ ‌ ​‍‌‍‍‌‌‍‌ ‌‍‍‌‌‍ ‍​‍​‍​ ‍‍​‍​‍‌ ​ ‌‍​‌‌‍ ‍‌‍‍‌‌ ‌​‌ ‍‌​‍ ‍‌‍‍‌‌‍ ​‍​‍​‍ ​​‍​‍‌‍‍​‌ ​‍‌‍‌‌‌‍‌‍​‍​‍​ ‍‍​‍​‍​‍ ‌ ​ ‌ ‌​‌ ‌‌‌‍‌​‌‍‍‌‌‍ ​‍ ‌‍‍‌‌‍ ‍‌ ‌​‌‍‌‌‌‍ ‍‌ ‌​​‍ ‌‍‌‌‌‍‌​‌‍‍‌‌ ‌​​‍ ‌‍ ‌‌‍ ‌‍‌​‌‍‌‌​ ‌‌ ​​‌ ​‍‌‍‌‌‌ ​ ‌‍‌‌‌‍ ‍‌ ‌​‌‍​‌‌ ‌​‌‍‍‌‌‍ ‌‍ ‍​ ‍ ‌‍‍‌‌‍‌​​ ‌​ ‍​‌‍​‍​ ‌‍‌‍‌​​ ‌​​ ‍‌‌‍‌‌​ ‍‌​‍ ‌​ ​ ​ ‌​‌‍‌​‌‍‌​​‍ ‌​ ‌​​ ​‍​ ​ ​ ‌‍​‍ ‌​ ‍‌​ ​‍‌‍‌​​ ​‌​‍ ‌‌‍‌‌​ ​​‌‍‌‍​ ​‌‌‍‌‌​ ‍‌​ ‌‌​ ‌​‌‍​‍‌‍‌‍‌‍‌​​ ​‌​ ‍ ‌ ‌​‌ ‍‌‌ ​​‌‍‌‌​ ‌‌‍ ‍‌‍‌‌‌ ‌ ‌ ​ ​ ‍ ‌ ​​‌‍​‌‌ ‌​‌‍‍​​ ‌‌‍​ ‌‍ ‌‍ ‍‌ ‌​‌‍‌‌‌‍ ‍‌ ‌​​‍‌‌​ ‌‌‌​​‍‌‌ ‌‍‍ ‌‍‌‌‌ ‍‌​‍‌‌​ ​ ‌​‌​​‍‌‌​ ​ ‌​‌​​‍‌‌​ ​‍​ ​‍​ ​‍​ ‍​​ ‌‌​ ​‌​ ‌‍‌‍​ ​ ‌​‌‍‌‍‌‍‌​‌‍​ ‌‍​‌​ ‌​​‍‌‌​ ​‍​ ​‍​‍‌‌​ ‌‌‌​‌​​‍ ‍‌‍​ ‌‍‍​‌‍‍‌‌‍ ​‌‍‌​‌ ​‍‌‍‌‌‌‍ ‍​‍‌‌​ ‌‌‌​​‍‌‌ ‌‍‍ ‌‍‌‌‌ ‍‌​‍‌‌​ ​ ‌​‌​​‍‌‌​ ​ ‌​‌​​‍‌‌​ ​‍​ ​‍​ ‍​​ ‌ ‌‍​ ​ ‌​​ ‌‍​ ‍‌​ ‍​​ ‌ ‌‍‌‌​ ​‌​ ‌​​ ​‍​‍‌‌​ ​‍​ ​‍​‍‌‌​ ‌‌‌​‌​​‍ ‍‌ ‌​‌‍‌‌‌ ‍​‌ ‌​​ ‌‍​‍‌‍​‌‌ ​ ‌‍‌‌‌‌‌‌‌ ​‍‌‍ ​​ ‌​‍‌‌​ ​‍‌​‌‍‌ ​ ‌ ‌​‌ ‌‌‌‍‌​‌‍‍‌‌‍ ​‍‌‍‌‍‍‌‌‍‌​​ ‌​ ‍​‌‍​‍​ ‌‍‌‍‌​​ ‌​​ ‍‌‌‍‌‌​ ‍‌​‍ ‌​ ​ ​ ‌​‌‍‌​‌‍‌​​‍ ‌​ ‌​​ ​‍​ ​ ​ ‌‍​‍ ‌​ ‍‌​ ​‍‌‍‌​​ ​‌​‍ ‌‌‍‌‌​ ​​‌‍‌‍​ ​‌‌‍‌‌​ ‍‌​ ‌‌​ ‌​‌‍​‍‌‍‌‍‌‍‌​​ ​‌​‍‌‍‌ ‌​‌ ‍‌‌ ​​‌‍‌‌​ ‌‌‍ ‍‌‍‌‌‌ ‌ ‌ ​ ​‍‌‍‌ ​​‌‍​‌‌ ‌​‌‍‍​​ ‌‌‍​ ‌‍ ‌‍ ‍‌ ‌​‌‍‌‌‌‍ ‍‌ ‌​​‍‌‌​ ‌‌‌​​‍‌‌ ‌‍‍ ‌‍‌‌‌ ‍‌​‍‌‌​ ​ ‌​‌​​‍‌‌​ ​ ‌​‌​​‍‌‌​ ​‍​ ​‍​ ​‍​ ‍​​ ‌‌​ ​‌​ ‌‍‌‍​ ​ ‌​‌‍‌‍‌‍‌​‌‍​ ‌‍​‌​ ‌​​‍‌‌​ ​‍​ ​‍​‍‌‌​ ‌‌‌​‌​​‍ ‍‌‍​ ‌‍‍​‌‍‍‌‌‍ ​‌‍‌​‌ ​‍‌‍‌‌‌‍ ‍​‍‌‌​ ‌‌‌​​‍‌‌ ‌‍‍ ‌‍‌‌‌ ‍‌​‍‌‌​ ​ ‌​‌​​‍‌‌​ ​ ‌​‌​​‍‌‌​ ​‍​ ​‍​ ‍​​ ‌ ‌‍​ ​ ‌​​ ‌‍​ ‍‌​ ‍​​ ‌ ‌‍‌‌​ ​‌​ ‌​​ ​‍​‍‌‌​ ​‍​ ​‍​‍‌‌​ ‌‌‌​‌​​‍ ‍‌ ‌​‌‍‌‌‌ ‍​‌ ‌​​‍‌‍‌ ​​‌‍‌‌‌ ​‍‌ ​ ‌ ​​‌‍‌‌‌‍​ ‌ ‌​‌‍‍‌‌ ‌‍‌‍‌‌​ ‌‌ ​​‌ ‌‌‌‍​‍‌‍ ​‌‍‍‌‌ ​ ‌‍‍​‌‍‌‌‌‍‌​​‍​‍‌ ‌
Learns best through interaction and experience​​​​‌ ‍ ​‍​‍‌‍ ‌ ​‍‌‍‍‌‌‍‌ ‌‍‍‌‌‍ ‍​‍​‍​ ‍‍​‍​‍‌ ​ ‌‍​‌‌‍ ‍‌‍‍‌‌ ‌​‌ ‍‌​‍ ‍‌‍‍‌‌‍ ​‍​‍​‍ ​​‍​‍‌‍‍​‌ ​‍‌‍‌‌‌‍‌‍​‍​‍​ ‍‍​‍​‍​‍ ‌ ​ ‌ ‌​‌ ‌‌‌‍‌​‌‍‍‌‌‍ ​‍ ‌‍‍‌‌‍ ‍‌ ‌​‌‍‌‌‌‍ ‍‌ ‌​​‍ ‌‍‌‌‌‍‌​‌‍‍‌‌ ‌​​‍ ‌‍ ‌‌‍ ‌‍‌​‌‍‌‌​ ‌‌ ​​‌ ​‍‌‍‌‌‌ ​ ‌‍‌‌‌‍ ‍‌ ‌​‌‍​‌‌ ‌​‌‍‍‌‌‍ ‌‍ ‍​ ‍ ‌‍‍‌‌‍‌​​ ‌​ ‍​‌‍​‍​ ‌‍‌‍‌​​ ‌​​ ‍‌‌‍‌‌​ ‍‌​‍ ‌​ ​ ​ ‌​‌‍‌​‌‍‌​​‍ ‌​ ‌​​ ​‍​ ​ ​ ‌‍​‍ ‌​ ‍‌​ ​‍‌‍‌​​ ​‌​‍ ‌‌‍‌‌​ ​​‌‍‌‍​ ​‌‌‍‌‌​ ‍‌​ ‌‌​ ‌​‌‍​‍‌‍‌‍‌‍‌​​ ​‌​ ‍ ‌ ‌​‌ ‍‌‌ ​​‌‍‌‌​ ‌‌‍ ‍‌‍‌‌‌ ‌ ‌ ​ ​ ‍ ‌ ​​‌‍​‌‌ ‌​‌‍‍​​ ‌‌‍​ ‌‍ ‌‍ ‍‌ ‌​‌‍‌‌‌‍ ‍‌ ‌​​‍‌‌​ ‌‌‌​​‍‌‌ ‌‍‍ ‌‍‌‌‌ ‍‌​‍‌‌​ ​ ‌​‌​​‍‌‌​ ​ ‌​‌​​‍‌‌​ ​‍​ ​‍​ ​ ‌‍​‌​ ‌‌‌‍‌‌‌‍‌​‌‍‌‌‌‍‌​​ ​​​ ‌ ​ ​‍​ ​‍​ ‌‌​‍‌‌​ ​‍​ ​‍​‍‌‌​ ‌‌‌​‌​​‍ ‍‌‍​ ‌‍‍​‌‍‍‌‌‍ ​‌‍‌​‌ ​‍‌‍‌‌‌‍ ‍​‍‌‌​ ‌‌‌​​‍‌‌ ‌‍‍ ‌‍‌‌‌ ‍‌​‍‌‌​ ​ ‌​‌​​‍‌‌​ ​ ‌​‌​​‍‌‌​ ​‍​ ​‍​ ‍‌‌‍​‌‌‍‌​​ ‌‌‌‍​‌​ ‍​​ ​‌​ ‌​​ ‌​​ ‌‌​ ‍‌‌‍​‍​‍‌‌​ ​‍​ ​‍​‍‌‌​ ‌‌‌​‌​​‍ ‍‌ ‌​‌‍‌‌‌ ‍​‌ ‌​​ ‌‍​‍‌‍​‌‌ ​ ‌‍‌‌‌‌‌‌‌ ​‍‌‍ ​​ ‌​‍‌‌​ ​‍‌​‌‍‌ ​ ‌ ‌​‌ ‌‌‌‍‌​‌‍‍‌‌‍ ​‍‌‍‌‍‍‌‌‍‌​​ ‌​ ‍​‌‍​‍​ ‌‍‌‍‌​​ ‌​​ ‍‌‌‍‌‌​ ‍‌​‍ ‌​ ​ ​ ‌​‌‍‌​‌‍‌​​‍ ‌​ ‌​​ ​‍​ ​ ​ ‌‍​‍ ‌​ ‍‌​ ​‍‌‍‌​​ ​‌​‍ ‌‌‍‌‌​ ​​‌‍‌‍​ ​‌‌‍‌‌​ ‍‌​ ‌‌​ ‌​‌‍​‍‌‍‌‍‌‍‌​​ ​‌​‍‌‍‌ ‌​‌ ‍‌‌ ​​‌‍‌‌​ ‌‌‍ ‍‌‍‌‌‌ ‌ ‌ ​ ​‍‌‍‌ ​​‌‍​‌‌ ‌​‌‍‍​​ ‌‌‍​ ‌‍ ‌‍ ‍‌ ‌​‌‍‌‌‌‍ ‍‌ ‌​​‍‌‌​ ‌‌‌​​‍‌‌ ‌‍‍ ‌‍‌‌‌ ‍‌​‍‌‌​ ​ ‌​‌​​‍‌‌​ ​ ‌​‌​​‍‌‌​ ​‍​ ​‍​ ​ ‌‍​‌​ ‌‌‌‍‌‌‌‍‌​‌‍‌‌‌‍‌​​ ​​​ ‌ ​ ​‍​ ​‍​ ‌‌​‍‌‌​ ​‍​ ​‍​‍‌‌​ ‌‌‌​‌​​‍ ‍‌‍​ ‌‍‍​‌‍‍‌‌‍ ​‌‍‌​‌ ​‍‌‍‌‌‌‍ ‍​‍‌‌​ ‌‌‌​​‍‌‌ ‌‍‍ ‌‍‌‌‌ ‍‌​‍‌‌​ ​ ‌​‌​​‍‌‌​ ​ ‌​‌​​‍‌‌​ ​‍​ ​‍​ ‍‌‌‍​‌‌‍‌​​ ‌‌‌‍​‌​ ‍​​ ​‌​ ‌​​ ‌​​ ‌‌​ ‍‌‌‍​‍​‍‌‌​ ​‍​ ​‍​‍‌‌​ ‌‌‌​‌​​‍ ‍‌ ‌​‌‍‌‌‌ ‍​‌ ‌​​‍‌‍‌ ​​‌‍‌‌‌ ​‍‌ ​ ‌ ​​‌‍‌‌‌‍​ ‌ ‌​‌‍‍‌‌ ‌‍‌‍‌‌​ ‌‌ ​​‌ ‌‌‌‍​‍‌‍ ​‌‍‍‌‌ ​ ‌‍‍​‌‍‌‌‌‍‌​​‍​‍‌ ‌
Is curious and open to trying new ways of thinking​​​​‌ ‍ ​‍​‍‌‍ ‌ ​‍‌‍‍‌‌‍‌ ‌‍‍‌‌‍ ‍​‍​‍​ ‍‍​‍​‍‌ ​ ‌‍​‌‌‍ ‍‌‍‍‌‌ ‌​‌ ‍‌​‍ ‍‌‍‍‌‌‍ ​‍​‍​‍ ​​‍​‍‌‍‍​‌ ​‍‌‍‌‌‌‍‌‍​‍​‍​ ‍‍​‍​‍​‍ ‌ ​ ‌ ‌​‌ ‌‌‌‍‌​‌‍‍‌‌‍ ​‍ ‌‍‍‌‌‍ ‍‌ ‌​‌‍‌‌‌‍ ‍‌ ‌​​‍ ‌‍‌‌‌‍‌​‌‍‍‌‌ ‌​​‍ ‌‍ ‌‌‍ ‌‍‌​‌‍‌‌​ ‌‌ ​​‌ ​‍‌‍‌‌‌ ​ ‌‍‌‌‌‍ ‍‌ ‌​‌‍​‌‌ ‌​‌‍‍‌‌‍ ‌‍ ‍​ ‍ ‌‍‍‌‌‍‌​​ ‌​ ‍​‌‍​‍​ ‌‍‌‍‌​​ ‌​​ ‍‌‌‍‌‌​ ‍‌​‍ ‌​ ​ ​ ‌​‌‍‌​‌‍‌​​‍ ‌​ ‌​​ ​‍​ ​ ​ ‌‍​‍ ‌​ ‍‌​ ​‍‌‍‌​​ ​‌​‍ ‌‌‍‌‌​ ​​‌‍‌‍​ ​‌‌‍‌‌​ ‍‌​ ‌‌​ ‌​‌‍​‍‌‍‌‍‌‍‌​​ ​‌​ ‍ ‌ ‌​‌ ‍‌‌ ​​‌‍‌‌​ ‌‌‍ ‍‌‍‌‌‌ ‌ ‌ ​ ​ ‍ ‌ ​​‌‍​‌‌ ‌​‌‍‍​​ ‌‌‍​ ‌‍ ‌‍ ‍‌ ‌​‌‍‌‌‌‍ ‍‌ ‌​​‍‌‌​ ‌‌‌​​‍‌‌ ‌‍‍ ‌‍‌‌‌ ‍‌​‍‌‌​ ​ ‌​‌​​‍‌‌​ ​ ‌​‌​​‍‌‌​ ​‍​ ​‍‌‍‌‍​ ‌‍‌‍​ ​ ​‌​ ‌‍‌‍​‍​ ​​​ ​‌​ ​ ‌‍​‌​ ‍‌‌‍‌‍​‍‌‌​ ​‍​ ​‍​‍‌‌​ ‌‌‌​‌​​‍ ‍‌‍​ ‌‍‍​‌‍‍‌‌‍ ​‌‍‌​‌ ​‍‌‍‌‌‌‍ ‍​‍‌‌​ ‌‌‌​​‍‌‌ ‌‍‍ ‌‍‌‌‌ ‍‌​‍‌‌​ ​ ‌​‌​​‍‌‌​ ​ ‌​‌​​‍‌‌​ ​‍​ ​‍​ ‌‍​ ‍​‌‍​‌​ ‌​​ ​‌​ ‍​​ ​‌‌‍​‍‌‍​‌​ ‍‌​ ​​​ ​​​‍‌‌​ ​‍​ ​‍​‍‌‌​ ‌‌‌​‌​​‍ ‍‌ ‌​‌‍‌‌‌ ‍​‌ ‌​​ ‌‍​‍‌‍​‌‌ ​ ‌‍‌‌‌‌‌‌‌ ​‍‌‍ ​​ ‌​‍‌‌​ ​‍‌​‌‍‌ ​ ‌ ‌​‌ ‌‌‌‍‌​‌‍‍‌‌‍ ​‍‌‍‌‍‍‌‌‍‌​​ ‌​ ‍​‌‍​‍​ ‌‍‌‍‌​​ ‌​​ ‍‌‌‍‌‌​ ‍‌​‍ ‌​ ​ ​ ‌​‌‍‌​‌‍‌​​‍ ‌​ ‌​​ ​‍​ ​ ​ ‌‍​‍ ‌​ ‍‌​ ​‍‌‍‌​​ ​‌​‍ ‌‌‍‌‌​ ​​‌‍‌‍​ ​‌‌‍‌‌​ ‍‌​ ‌‌​ ‌​‌‍​‍‌‍‌‍‌‍‌​​ ​‌​‍‌‍‌ ‌​‌ ‍‌‌ ​​‌‍‌‌​ ‌‌‍ ‍‌‍‌‌‌ ‌ ‌ ​ ​‍‌‍‌ ​​‌‍​‌‌ ‌​‌‍‍​​ ‌‌‍​ ‌‍ ‌‍ ‍‌ ‌​‌‍‌‌‌‍ ‍‌ ‌​​‍‌‌​ ‌‌‌​​‍‌‌ ‌‍‍ ‌‍‌‌‌ ‍‌​‍‌‌​ ​ ‌​‌​​‍‌‌​ ​ ‌​‌​​‍‌‌​ ​‍​ ​‍‌‍‌‍​ ‌‍‌‍​ ​ ​‌​ ‌‍‌‍​‍​ ​​​ ​‌​ ​ ‌‍​‌​ ‍‌‌‍‌‍​‍‌‌​ ​‍​ ​‍​‍‌‌​ ‌‌‌​‌​​‍ ‍‌‍​ ‌‍‍​‌‍‍‌‌‍ ​‌‍‌​‌ ​‍‌‍‌‌‌‍ ‍​‍‌‌​ ‌‌‌​​‍‌‌ ‌‍‍ ‌‍‌‌‌ ‍‌​‍‌‌​ ​ ‌​‌​​‍‌‌​ ​ ‌​‌​​‍‌‌​ ​‍​ ​‍​ ‌‍​ ‍​‌‍​‌​ ‌​​ ​‌​ ‍​​ ​‌‌‍​‍‌‍​‌​ ‍‌​ ​​​ ​​​‍‌‌​ ​‍​ ​‍​‍‌‌​ ‌‌‌​‌​​‍ ‍‌ ‌​‌‍‌‌‌ ‍​‌ ‌​​‍‌‍‌ ​​‌‍‌‌‌ ​‍‌ ​ ‌ ​​‌‍‌‌‌‍​ ‌ ‌​‌‍‍‌‌ ‌‍‌‍‌‌​ ‌‌ ​​‌ ‌‌‌‍​‍‌‍ ​‌‍‍‌‌ ​ ‌‍‍​‌‍‌‌‌‍‌​​‍​‍‌ ‌
Would benefit from using language in real-life contexts​​​​‌ ‍ ​‍​‍‌‍ ‌ ​‍‌‍‍‌‌‍‌ ‌‍‍‌‌‍ ‍​‍​‍​ ‍‍​‍​‍‌ ​ ‌‍​‌‌‍ ‍‌‍‍‌‌ ‌​‌ ‍‌​‍ ‍‌‍‍‌‌‍ ​‍​‍​‍ ​​‍​‍‌‍‍​‌ ​‍‌‍‌‌‌‍‌‍​‍​‍​ ‍‍​‍​‍​‍ ‌ ​ ‌ ‌​‌ ‌‌‌‍‌​‌‍‍‌‌‍ ​‍ ‌‍‍‌‌‍ ‍‌ ‌​‌‍‌‌‌‍ ‍‌ ‌​​‍ ‌‍‌‌‌‍‌​‌‍‍‌‌ ‌​​‍ ‌‍ ‌‌‍ ‌‍‌​‌‍‌‌​ ‌‌ ​​‌ ​‍‌‍‌‌‌ ​ ‌‍‌‌‌‍ ‍‌ ‌​‌‍​‌‌ ‌​‌‍‍‌‌‍ ‌‍ ‍​ ‍ ‌‍‍‌‌‍‌​​ ‌​ ‍​‌‍​‍​ ‌‍‌‍‌​​ ‌​​ ‍‌‌‍‌‌​ ‍‌​‍ ‌​ ​ ​ ‌​‌‍‌​‌‍‌​​‍ ‌​ ‌​​ ​‍​ ​ ​ ‌‍​‍ ‌​ ‍‌​ ​‍‌‍‌​​ ​‌​‍ ‌‌‍‌‌​ ​​‌‍‌‍​ ​‌‌‍‌‌​ ‍‌​ ‌‌​ ‌​‌‍​‍‌‍‌‍‌‍‌​​ ​‌​ ‍ ‌ ‌​‌ ‍‌‌ ​​‌‍‌‌​ ‌‌‍ ‍‌‍‌‌‌ ‌ ‌ ​ ​ ‍ ‌ ​​‌‍​‌‌ ‌​‌‍‍​​ ‌‌‍​ ‌‍ ‌‍ ‍‌ ‌​‌‍‌‌‌‍ ‍‌ ‌​​‍‌‌​ ‌‌‌​​‍‌‌ ‌‍‍ ‌‍‌‌‌ ‍‌​‍‌‌​ ​ ‌​‌​​‍‌‌​ ​ ‌​‌​​‍‌‌​ ​‍​ ​‍​ ​‌‌‍‌​‌‍​ ‌‍​‍​ ‌‌​ ​‍​ ​ ​ ‌‍‌‍​‍‌‍​ ​ ​‍​ ‌ ​‍‌‌​ ​‍​ ​‍​‍‌‌​ ‌‌‌​‌​​‍ ‍‌‍​ ‌‍‍​‌‍‍‌‌‍ ​‌‍‌​‌ ​‍‌‍‌‌‌‍ ‍​‍‌‌​ ‌‌‌​​‍‌‌ ‌‍‍ ‌‍‌‌‌ ‍‌​‍‌‌​ ​ ‌​‌​​‍‌‌​ ​ ‌​‌​​‍‌‌​ ​‍​ ​‍​ ​​​ ‍‌‌‍‌‌‌‍​‍‌‍‌​​ ‌ ​ ‌‍‌‍​‌‌‍‌‌‌‍‌​‌‍‌‌​ ‌‍​‍‌‌​ ​‍​ ​‍​‍‌‌​ ‌‌‌​‌​​‍ ‍‌ ‌​‌‍‌‌‌ ‍​‌ ‌​​ ‌‍​‍‌‍​‌‌ ​ ‌‍‌‌‌‌‌‌‌ ​‍‌‍ ​​ ‌​‍‌‌​ ​‍‌​‌‍‌ ​ ‌ ‌​‌ ‌‌‌‍‌​‌‍‍‌‌‍ ​‍‌‍‌‍‍‌‌‍‌​​ ‌​ ‍​‌‍​‍​ ‌‍‌‍‌​​ ‌​​ ‍‌‌‍‌‌​ ‍‌​‍ ‌​ ​ ​ ‌​‌‍‌​‌‍‌​​‍ ‌​ ‌​​ ​‍​ ​ ​ ‌‍​‍ ‌​ ‍‌​ ​‍‌‍‌​​ ​‌​‍ ‌‌‍‌‌​ ​​‌‍‌‍​ ​‌‌‍‌‌​ ‍‌​ ‌‌​ ‌​‌‍​‍‌‍‌‍‌‍‌​​ ​‌​‍‌‍‌ ‌​‌ ‍‌‌ ​​‌‍‌‌​ ‌‌‍ ‍‌‍‌‌‌ ‌ ‌ ​ ​‍‌‍‌ ​​‌‍​‌‌ ‌​‌‍‍​​ ‌‌‍​ ‌‍ ‌‍ ‍‌ ‌​‌‍‌‌‌‍ ‍‌ ‌​​‍‌‌​ ‌‌‌​​‍‌‌ ‌‍‍ ‌‍‌‌‌ ‍‌​‍‌‌​ ​ ‌​‌​​‍‌‌​ ​ ‌​‌​​‍‌‌​ ​‍​ ​‍​ ​‌‌‍‌​‌‍​ ‌‍​‍​ ‌‌​ ​‍​ ​ ​ ‌‍‌‍​‍‌‍​ ​ ​‍​ ‌ ​‍‌‌​ ​‍​ ​‍​‍‌‌​ ‌‌‌​‌​​‍ ‍‌‍​ ‌‍‍​‌‍‍‌‌‍ ​‌‍‌​‌ ​‍‌‍‌‌‌‍ ‍​‍‌‌​ ‌‌‌​​‍‌‌ ‌‍‍ ‌‍‌‌‌ ‍‌​‍‌‌​ ​ ‌​‌​​‍‌‌​ ​ ‌​‌​​‍‌‌​ ​‍​ ​‍​ ​​​ ‍‌‌‍‌‌‌‍​‍‌‍‌​​ ‌ ​ ‌‍‌‍​‌‌‍‌‌‌‍‌​‌‍‌‌​ ‌‍​‍‌‌​ ​‍​ ​‍​‍‌‌​ ‌‌‌​‌​​‍ ‍‌ ‌​‌‍‌‌‌ ‍​‌ ‌​​‍‌‍‌ ​​‌‍‌‌‌ ​‍‌ ​ ‌ ​​‌‍‌‌‌‍​ ‌ ‌​‌‍‍‌‌ ‌‍‌‍‌‌​ ‌‌ ​​‌ ‌‌‌‍​‍‌‍ ​‌‍‍‌‌ ​ ‌‍‍​‌‍‌‌‌‍‌​​‍​‍‌ ‌
It is also worth thinking about your long-term goals. Are you hoping
your child will simply pass exams, or truly feel comfortable
communicating in another language?​​​​‌ ‍ ​‍​‍‌‍ ‌ ​‍‌‍‍‌‌‍‌ ‌‍‍‌‌‍ ‍​‍​‍​ ‍‍​‍​‍‌ ​ ‌‍​‌‌‍ ‍‌‍‍‌‌ ‌​‌ ‍‌​‍ ‍‌‍‍‌‌‍ ​‍​‍​‍ ​​‍​‍‌‍‍​‌ ​‍‌‍‌‌‌‍‌‍​‍​‍​ ‍‍​‍​‍​‍ ‌ ​ ‌ ‌​‌ ‌‌‌‍‌​‌‍‍‌‌‍ ​‍ ‌‍‍‌‌‍ ‍‌ ‌​‌‍‌‌‌‍ ‍‌ ‌​​‍ ‌‍‌‌‌‍‌​‌‍‍‌‌ ‌​​‍ ‌‍ ‌‌‍ ‌‍‌​‌‍‌‌​ ‌‌ ​​‌ ​‍‌‍‌‌‌ ​ ‌‍‌‌‌‍ ‍‌ ‌​‌‍​‌‌ ‌​‌‍‍‌‌‍ ‌‍ ‍​ ‍ ‌‍‍‌‌‍‌​​ ‌​ ‍​‌‍​‍​ ‌‍‌‍‌​​ ‌​​ ‍‌‌‍‌‌​ ‍‌​‍ ‌​ ​ ​ ‌​‌‍‌​‌‍‌​​‍ ‌​ ‌​​ ​‍​ ​ ​ ‌‍​‍ ‌​ ‍‌​ ​‍‌‍‌​​ ​‌​‍ ‌‌‍‌‌​ ​​‌‍‌‍​ ​‌‌‍‌‌​ ‍‌​ ‌‌​ ‌​‌‍​‍‌‍‌‍‌‍‌​​ ​‌​ ‍ ‌ ‌​‌ ‍‌‌ ​​‌‍‌‌​ ‌‌‍ ‍‌‍‌‌‌ ‌ ‌ ​ ​ ‍ ‌ ​​‌‍​‌‌ ‌​‌‍‍​​ ‌‌‍​ ‌‍ ‌‍ ‍‌ ‌​‌‍‌‌‌‍ ‍‌ ‌​​‍‌‌​ ‌‌‌​​‍‌‌ ‌‍‍ ‌‍‌‌‌ ‍‌​‍‌‌​ ​ ‌​‌​​‍‌‌​ ​ ‌​‌​​‍‌‌​ ​‍​ ​‍​ ​‍​ ‍​​ ‌​‌‍​‌‌‍​‍‌‍‌‌​ ‍​‌‍​‍‌‍‌‍‌‍​‍‌‍‌‌​ ‌ ​‍‌‌​ ​‍​ ​‍​‍‌‌​ ‌‌‌​‌​​‍ ‍‌‍​ ‌‍‍​‌‍‍‌‌‍ ​‌‍‌​‌ ​‍‌‍‌‌‌‍ ‍​‍‌‌​ ‌‌‌​​‍‌‌ ‌‍‍ ‌‍‌‌‌ ‍‌​‍‌‌​ ​ ‌​‌​​‍‌‌​ ​ ‌​‌​​‍‌‌​ ​‍​ ​‍​ ​‌‌‍‌​​ ‌‌‌‍‌‍​ ​‍‌‍​‍​ ​​‌‍​‌‌‍​‍​ ​ ‌‍‌‍​ ‌​​‍‌‌​ ​‍​ ​‍​‍‌‌​ ‌‌‌​‌​​‍ ‍‌ ‌​‌‍‌‌‌ ‍​‌ ‌​​ ‌‍​‍‌‍​‌‌ ​ ‌‍‌‌‌‌‌‌‌ ​‍‌‍ ​​ ‌​‍‌‌​ ​‍‌​‌‍‌ ​ ‌ ‌​‌ ‌‌‌‍‌​‌‍‍‌‌‍ ​‍‌‍‌‍‍‌‌‍‌​​ ‌​ ‍​‌‍​‍​ ‌‍‌‍‌​​ ‌​​ ‍‌‌‍‌‌​ ‍‌​‍ ‌​ ​ ​ ‌​‌‍‌​‌‍‌​​‍ ‌​ ‌​​ ​‍​ ​ ​ ‌‍​‍ ‌​ ‍‌​ ​‍‌‍‌​​ ​‌​‍ ‌‌‍‌‌​ ​​‌‍‌‍​ ​‌‌‍‌‌​ ‍‌​ ‌‌​ ‌​‌‍​‍‌‍‌‍‌‍‌​​ ​‌​‍‌‍‌ ‌​‌ ‍‌‌ ​​‌‍‌‌​ ‌‌‍ ‍‌‍‌‌‌ ‌ ‌ ​ ​‍‌‍‌ ​​‌‍​‌‌ ‌​‌‍‍​​ ‌‌‍​ ‌‍ ‌‍ ‍‌ ‌​‌‍‌‌‌‍ ‍‌ ‌​​‍‌‌​ ‌‌‌​​‍‌‌ ‌‍‍ ‌‍‌‌‌ ‍‌​‍‌‌​ ​ ‌​‌​​‍‌‌​ ​ ‌​‌​​‍‌‌​ ​‍​ ​‍​ ​‍​ ‍​​ ‌​‌‍​‌‌‍​‍‌‍‌‌​ ‍​‌‍​‍‌‍‌‍‌‍​‍‌‍‌‌​ ‌ ​‍‌‌​ ​‍​ ​‍​‍‌‌​ ‌‌‌​‌​​‍ ‍‌‍​ ‌‍‍​‌‍‍‌‌‍ ​‌‍‌​‌ ​‍‌‍‌‌‌‍ ‍​‍‌‌​ ‌‌‌​​‍‌‌ ‌‍‍ ‌‍‌‌‌ ‍‌​‍‌‌​ ​ ‌​‌​​‍‌‌​ ​ ‌​‌​​‍‌‌​ ​‍​ ​‍​ ​‌‌‍‌​​ ‌‌‌‍‌‍​ ​‍‌‍​‍​ ​​‌‍​‌‌‍​‍​ ​ ‌‍‌‍​ ‌​​‍‌‌​ ​‍​ ​‍​‍‌‌​ ‌‌‌​‌​​‍ ‍‌ ‌​‌‍‌‌‌ ‍​‌ ‌​​‍‌‍‌ ​​‌‍‌‌‌ ​‍‌ ​ ‌ ​​‌‍‌‌‌‍​ ‌ ‌​‌‍‍‌‌ ‌‍‌‍‌‌​ ‌‌ ​​‌ ‌‌‌‍​‍‌‍ ​‌‍‍‌‌ ​ ‌‍‍​‌‍‌‌‌‍‌​​‍​‍‌ ‌
Common Questions Parents Ask​​​​‌ ‍ ​‍​‍‌‍ ‌ ​‍‌‍‍‌‌‍‌ ‌‍‍‌‌‍ ‍​‍​‍​ ‍‍​‍​‍‌ ​ ‌‍​‌‌‍ ‍‌‍‍‌‌ ‌​‌ ‍‌​‍ ‍‌‍‍‌‌‍ ​‍​‍​‍ ​​‍​‍‌‍‍​‌ ​‍‌‍‌‌‌‍‌‍​‍​‍​ ‍‍​‍​‍​‍ ‌ ​ ‌ ‌​‌ ‌‌‌‍‌​‌‍‍‌‌‍ ​‍ ‌‍‍‌‌‍ ‍‌ ‌​‌‍‌‌‌‍ ‍‌ ‌​​‍ ‌‍‌‌‌‍‌​‌‍‍‌‌ ‌​​‍ ‌‍ ‌‌‍ ‌‍‌​‌‍‌‌​ ‌‌ ​​‌ ​‍‌‍‌‌‌ ​ ‌‍‌‌‌‍ ‍‌ ‌​‌‍​‌‌ ‌​‌‍‍‌‌‍ ‌‍ ‍​ ‍ ‌‍‍‌‌‍‌​​ ‌​ ‍​‌‍​‍​ ‌‍‌‍‌​​ ‌​​ ‍‌‌‍‌‌​ ‍‌​‍ ‌​ ​ ​ ‌​‌‍‌​‌‍‌​​‍ ‌​ ‌​​ ​‍​ ​ ​ ‌‍​‍ ‌​ ‍‌​ ​‍‌‍‌​​ ​‌​‍ ‌‌‍‌‌​ ​​‌‍‌‍​ ​‌‌‍‌‌​ ‍‌​ ‌‌​ ‌​‌‍​‍‌‍‌‍‌‍‌​​ ​‌​ ‍ ‌ ‌​‌ ‍‌‌ ​​‌‍‌‌​ ‌‌‍ ‍‌‍‌‌‌ ‌ ‌ ​ ​ ‍ ‌ ​​‌‍​‌‌ ‌​‌‍‍​​ ‌‌‍​ ‌‍ ‌‍ ‍‌ ‌​‌‍‌‌‌‍ ‍‌ ‌​​‍‌‌​ ‌‌‌​​‍‌‌ ‌‍‍ ‌‍‌‌‌ ‍‌​‍‌‌​ ​ ‌​‌​​‍‌‌​ ​ ‌​‌​​‍‌‌​ ​‍​ ​‍​ ‌​‌‍​‌​ ‌‌​ ​ ​ ‌‌​ ‍‌​ ​​​ ‌ ‌‍‌​‌‍​‍‌‍​‌​ ‌ ​‍‌‌​ ​‍​ ​‍​‍‌‌​ ‌‌‌​‌​​‍ ‍‌‍​ ‌‍‍​‌‍‍‌‌‍ ​‌‍‌​‌ ​‍‌‍‌‌‌‍ ‍​‍‌‌​ ‌‌‌​​‍‌‌ ‌‍‍ ‌‍‌‌‌ ‍‌​‍‌‌​ ​ ‌​‌​​‍‌‌​ ​ ‌​‌​​‍‌‌​ ​‍​ ​‍​ ​‍​ ​ ​ ‌​​ ‌ ​ ‍‌​ ​‍‌‍‌‍‌‍​‌‌‍‌​‌‍‌‌​ ‍​​ ‌‍​‍‌‌​ ​‍​ ​‍​‍‌‌​ ‌‌‌​‌​​‍ ‍‌ ‌​‌‍‌‌‌ ‍​‌ ‌​​ ‌‍​‍‌‍​‌‌ ​ ‌‍‌‌‌‌‌‌‌ ​‍‌‍ ​​ ‌​‍‌‌​ ​‍‌​‌‍‌ ​ ‌ ‌​‌ ‌‌‌‍‌​‌‍‍‌‌‍ ​‍‌‍‌‍‍‌‌‍‌​​ ‌​ ‍​‌‍​‍​ ‌‍‌‍‌​​ ‌​​ ‍‌‌‍‌‌​ ‍‌​‍ ‌​ ​ ​ ‌​‌‍‌​‌‍‌​​‍ ‌​ ‌​​ ​‍​ ​ ​ ‌‍​‍ ‌​ ‍‌​ ​‍‌‍‌​​ ​‌​‍ ‌‌‍‌‌​ ​​‌‍‌‍​ ​‌‌‍‌‌​ ‍‌​ ‌‌​ ‌​‌‍​‍‌‍‌‍‌‍‌​​ ​‌​‍‌‍‌ ‌​‌ ‍‌‌ ​​‌‍‌‌​ ‌‌‍ ‍‌‍‌‌‌ ‌ ‌ ​ ​‍‌‍‌ ​​‌‍​‌‌ ‌​‌‍‍​​ ‌‌‍​ ‌‍ ‌‍ ‍‌ ‌​‌‍‌‌‌‍ ‍‌ ‌​​‍‌‌​ ‌‌‌​​‍‌‌ ‌‍‍ ‌‍‌‌‌ ‍‌​‍‌‌​ ​ ‌​‌​​‍‌‌​ ​ ‌​‌​​‍‌‌​ ​‍​ ​‍​ ‌​‌‍​‌​ ‌‌​ ​ ​ ‌‌​ ‍‌​ ​​​ ‌ ‌‍‌​‌‍​‍‌‍​‌​ ‌ ​‍‌‌​ ​‍​ ​‍​‍‌‌​ ‌‌‌​‌​​‍ ‍‌‍​ ‌‍‍​‌‍‍‌‌‍ ​‌‍‌​‌ ​‍‌‍‌‌‌‍ ‍​‍‌‌​ ‌‌‌​​‍‌‌ ‌‍‍ ‌‍‌‌‌ ‍‌​‍‌‌​ ​ ‌​‌​​‍‌‌​ ​ ‌​‌​​‍‌‌​ ​‍​ ​‍​ ​‍​ ​ ​ ‌​​ ‌ ​ ‍‌​ ​‍‌‍‌‍‌‍​‌‌‍‌​‌‍‌‌​ ‍​​ ‌‍​‍‌‌​ ​‍​ ​‍​‍‌‌​ ‌‌‌​‌​​‍ ‍‌ ‌​‌‍‌‌‌ ‍​‌ ‌​​‍‌‍‌ ​​‌‍‌‌‌ ​‍‌ ​ ‌ ​​‌‍‌‌‌‍​ ‌ ‌​‌‍‍‌‌ ‌‍‌‍‌‌​ ‌‌ ​​‌ ‌‌‌‍​‍‌‍ ​‌‍‍‌‌ ​ ‌‍‍​‌‍‌‌‌‍‌​​‍​‍‌ ‌
Will my child get confused learning two languages?​​​​‌ ‍ ​‍​‍‌‍ ‌ ​‍‌‍‍‌‌‍‌ ‌‍‍‌‌‍ ‍​‍​‍​ ‍‍​‍​‍‌ ​ ‌‍​‌‌‍ ‍‌‍‍‌‌ ‌​‌ ‍‌​‍ ‍‌‍‍‌‌‍ ​‍​‍​‍ ​​‍​‍‌‍‍​‌ ​‍‌‍‌‌‌‍‌‍​‍​‍​ ‍‍​‍​‍​‍ ‌ ​ ‌ ‌​‌ ‌‌‌‍‌​‌‍‍‌‌‍ ​‍ ‌‍‍‌‌‍ ‍‌ ‌​‌‍‌‌‌‍ ‍‌ ‌​​‍ ‌‍‌‌‌‍‌​‌‍‍‌‌ ‌​​‍ ‌‍ ‌‌‍ ‌‍‌​‌‍‌‌​ ‌‌ ​​‌ ​‍‌‍‌‌‌ ​ ‌‍‌‌‌‍ ‍‌ ‌​‌‍​‌‌ ‌​‌‍‍‌‌‍ ‌‍ ‍​ ‍ ‌‍‍‌‌‍‌​​ ‌​ ‍​‌‍​‍​ ‌‍‌‍‌​​ ‌​​ ‍‌‌‍‌‌​ ‍‌​‍ ‌​ ​ ​ ‌​‌‍‌​‌‍‌​​‍ ‌​ ‌​​ ​‍​ ​ ​ ‌‍​‍ ‌​ ‍‌​ ​‍‌‍‌​​ ​‌​‍ ‌‌‍‌‌​ ​​‌‍‌‍​ ​‌‌‍‌‌​ ‍‌​ ‌‌​ ‌​‌‍​‍‌‍‌‍‌‍‌​​ ​‌​ ‍ ‌ ‌​‌ ‍‌‌ ​​‌‍‌‌​ ‌‌‍ ‍‌‍‌‌‌ ‌ ‌ ​ ​ ‍ ‌ ​​‌‍​‌‌ ‌​‌‍‍​​ ‌‌‍​ ‌‍ ‌‍ ‍‌ ‌​‌‍‌‌‌‍ ‍‌ ‌​​‍‌‌​ ‌‌‌​​‍‌‌ ‌‍‍ ‌‍‌‌‌ ‍‌​‍‌‌​ ​ ‌​‌​​‍‌‌​ ​ ‌​‌​​‍‌‌​ ​‍​ ​‍​ ‌‍‌‍​‍‌‍‌‌​ ​ ‌‍​ ‌‍​‍‌‍​ ​ ​‍​ ​‍​ ‌ ​ ​‌‌‍‌‍​‍‌‌​ ​‍​ ​‍​‍‌‌​ ‌‌‌​‌​​‍ ‍‌‍​ ‌‍‍​‌‍‍‌‌‍ ​‌‍‌​‌ ​‍‌‍‌‌‌‍ ‍​‍‌‌​ ‌‌‌​​‍‌‌ ‌‍‍ ‌‍‌‌‌ ‍‌​‍‌‌​ ​ ‌​‌​​‍‌‌​ ​ ‌​‌​​‍‌‌​ ​‍​ ​‍‌‍‌‍​ ‍‌​ ‌‌‌‍​‌​ ‌ ​ ​ ​ ‌ ‌‍‌​​ ‍​​ ​‌​ ​‍‌‍‌‍​‍‌‌​ ​‍​ ​‍​‍‌‌​ ‌‌‌​‌​​‍ ‍‌ ‌​‌‍‌‌‌ ‍​‌ ‌​​ ‌‍​‍‌‍​‌‌ ​ ‌‍‌‌‌‌‌‌‌ ​‍‌‍ ​​ ‌​‍‌‌​ ​‍‌​‌‍‌ ​ ‌ ‌​‌ ‌‌‌‍‌​‌‍‍‌‌‍ ​‍‌‍‌‍‍‌‌‍‌​​ ‌​ ‍​‌‍​‍​ ‌‍‌‍‌​​ ‌​​ ‍‌‌‍‌‌​ ‍‌​‍ ‌​ ​ ​ ‌​‌‍‌​‌‍‌​​‍ ‌​ ‌​​ ​‍​ ​ ​ ‌‍​‍ ‌​ ‍‌​ ​‍‌‍‌​​ ​‌​‍ ‌‌‍‌‌​ ​​‌‍‌‍​ ​‌‌‍‌‌​ ‍‌​ ‌‌​ ‌​‌‍​‍‌‍‌‍‌‍‌​​ ​‌​‍‌‍‌ ‌​‌ ‍‌‌ ​​‌‍‌‌​ ‌‌‍ ‍‌‍‌‌‌ ‌ ‌ ​ ​‍‌‍‌ ​​‌‍​‌‌ ‌​‌‍‍​​ ‌‌‍​ ‌‍ ‌‍ ‍‌ ‌​‌‍‌‌‌‍ ‍‌ ‌​​‍‌‌​ ‌‌‌​​‍‌‌ ‌‍‍ ‌‍‌‌‌ ‍‌​‍‌‌​ ​ ‌​‌​​‍‌‌​ ​ ‌​‌​​‍‌‌​ ​‍​ ​‍​ ‌‍‌‍​‍‌‍‌‌​ ​ ‌‍​ ‌‍​‍‌‍​ ​ ​‍​ ​‍​ ‌ ​ ​‌‌‍‌‍​‍‌‌​ ​‍​ ​‍​‍‌‌​ ‌‌‌​‌​​‍ ‍‌‍​ ‌‍‍​‌‍‍‌‌‍ ​‌‍‌​‌ ​‍‌‍‌‌‌‍ ‍​‍‌‌​ ‌‌‌​​‍‌‌ ‌‍‍ ‌‍‌‌‌ ‍‌​‍‌‌​ ​ ‌​‌​​‍‌‌​ ​ ‌​‌​​‍‌‌​ ​‍​ ​‍‌‍‌‍​ ‍‌​ ‌‌‌‍​‌​ ‌ ​ ​ ​ ‌ ‌‍‌​​ ‍​​ ​‌​ ​‍‌‍‌‍​‍‌‌​ ​‍​ ​‍​‍‌‌​ ‌‌‌​‌​​‍ ‍‌ ‌​‌‍‌‌‌ ‍​‌ ‌​​‍‌‍‌ ​​‌‍‌‌‌ ​‍‌ ​ ‌ ​​‌‍‌‌‌‍​ ‌ ‌​‌‍‍‌‌ ‌‍‌‍‌‌​ ‌‌ ​​‌ ‌‌‌‍​‍‌‍ ​‌‍‍‌‌ ​ ‌‍‍​‌‍‌‌‌‍‌​​‍​‍‌ ‌